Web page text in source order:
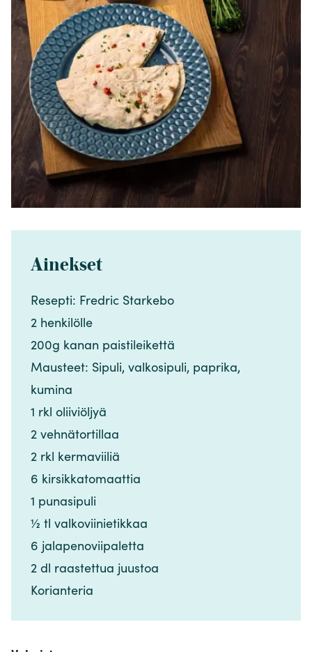
Ainekset
Resepti: Fredric Starkebo​​​​‌ ‍ ​‍​‍‌‍ ‌ ​‍‌‍‍‌‌‍‌ ‌‍‍‌‌‍ ‍​‍​‍​ ‍‍​‍​‍‌ ​ ‌‍​‌‌‍ ‍‌‍‍‌‌ ‌​‌ ‍‌​‍ ‍‌‍‍‌‌‍ ​‍​‍​‍ ​​‍​‍‌‍‍​‌ ​‍‌‍‌‌‌‍‌‍​‍​‍​ ‍‍​‍​‍‌‍‍​‌ ‌​‌ ‌​‌ ​​‌ ​ ​ ‍‍​‍ ​‍ ‌‍​ ‌‍ ‌‌ ​ ​‍ ‍‌‍​ ‌‍‌‌‌ ​‍‌ ‌‍‌‍‌‌‌ ​‍‌‍​‌​‍ ‍‌ ​ ‌‍‌‌​‍ ‌ ​​‌ ​‍‌‍ ‌‍‌​‌ ‌‌‌‍​ ‌ ‌​‌‍‍‌‌‍ ‌‍ ‍​‍ ‌‍‍‌‌‍ ‍‌ ‌​‌‍‌‌‌‍ ‍‌ ‌​​‍ ‌‍‌‌‌‍‌​‌‍‍‌‌ ‌​​‍ ‌‍ ‌‌‍ ‌‍‌​‌‍‌‌​ ‌‌ ​​‌ ​‍‌‍‌‌‌ ​ ‌‍‌‌‌‍ ‍‌ ‌​‌‍​‌‌ ‌​‌‍‍‌‌‍ ‌‍ ‍​ ‍ ‌‍‍‌‌‍‌​​ ‌‌‍‍‌​ ​‌​ ‍​‌‍ ‍​‍ ‍‌‍‌​‌‍​ ‌‍​ ​ ​‍​ ​‌​ ​ ‌‍‌‌​ ​​​‍ ‌‌‍​‌‌‍‌​‌‍‌​‌‍‌‌​‍ ‌​ ‌​‌‍‌‌‌‍‌‍‌‍‌‍​‍ ‌‌‍​‌‌‍‌‌​ ‌ ​ ​ ​‍ ‌‌‍‌‌​ ‍​‌‍​‌‌‍‌​‌‍‌​​ ‌ ​ ‍‌‌‍​‌​ ​‌‌‍‌‍​ ‌‌​ ​‌​‍ ‍‌‍‌‍‌‍‍‌​ ‍ ‌ ‌​‌ ‍‌‌ ​​‌‍‌‌​ ‌‌ ​​‌‍​‌‌‍‌ ‌‍‌‌​ ‍ ‌ ​​‌‍​‌‌ ‌​‌‍‍​​ ‌‌‍​‍‌‍ ​‌‍ ‌‍​ ‌‍‍ ‌ ​ ​‍‌‌​ ‌‌‌​​‍‌‌ ‌‍‍ ‌‍‌‌‌ ‍‌​‍‌‌​ ​ ‌​‌​​‍‌‌​ ​ ‌​‌​​‍‌‌​ ​‍​ ​‍​ ‌‍‌‍​ ‌‍​‌​ ‍​‌‍‌​‌‍​‌‌‍‌‌‌‍‌‍​ ‌‌​ ​‌​ ‌​​ ‌‌​‍‌‌​ ​‍​ ​‍​‍‌‌​ ‌‌‌​‌​​‍ ‍‌‍​ ‌‍ ‌‍ ​‌ ‌‌‌‍ ‌‌‍ ‍‌ ​ ​‍‌‌​ ‌‌‌​​‍‌‌ ‌‍‍ ‌‍‌‌‌ ‍‌​‍‌‌​ ​ ‌​‌​​‍‌‌​ ​ ‌​‌​​‍‌‌​ ​‍​ ​‍​ ​‍‌‍‌‍​ ‌‍​ ‌‌‌‍‌‍​ ‌‌‌‍‌​​ ‌‌​ ​ ‌‍​ ‌‍​‌​ ​‍​‍‌‌​ ​‍​ ​‍​‍‌‌​ ‌‌‌​‌​​‍ ‍‌‍‍‌‌ ‌​‌‍‌‌‌‍ ‌‌ ​ ​‍‌‌​ ‌‌‌​​‍​ ​​​‍‌‌​ ‌‌‌​‌​​ ‌‍​‍‌‍​‌‌ ​ ‌‍‌‌‌‌‌‌‌ ​‍‌‍ ​​ ‌‌‍‍​‌ ‌​‌ ‌​‌ ​​‌ ​ ​‍‌‌​ ​ ‌​​‌​‍‌‌​ ​‍‌​‌‍​‍‌‌​ ​‍‌​‌‍‌‍​ ‌‍ ‌‌ ​ ​‍ ‍‌‍​ ‌‍‌‌‌ ​‍‌ ‌‍‌‍‌‌‌ ​‍‌‍​‌​‍ ‍‌ ​ ‌‍‌‌​‍‌‍‌‍‍‌‌‍‌​​ ‌‌‍‍‌​ ​‌​ ‍​‌‍ ‍​‍ ‍‌‍‌​‌‍​ ‌‍​ ​ ​‍​ ​‌​ ​ ‌‍‌‌​ ​​​‍ ‌‌‍​‌‌‍‌​‌‍‌​‌‍‌‌​‍ ‌​ ‌​‌‍‌‌‌‍‌‍‌‍‌‍​‍ ‌‌‍​‌‌‍‌‌​ ‌ ​ ​ ​‍ ‌‌‍‌‌​ ‍​‌‍​‌‌‍‌​‌‍‌​​ ‌ ​ ‍‌‌‍​‌​ ​‌‌‍‌‍​ ‌‌​ ​‌​‍ ‍‌‍‌‍‌‍‍‌​‍‌‍‌ ‌​‌ ‍‌‌ ​​‌‍‌‌​ ‌‌ ​​‌‍​‌‌‍‌ ‌‍‌‌​‍‌‍‌ ​​‌‍​‌‌ ‌​‌‍‍​​ ‌‌‍​‍‌‍ ​‌‍ ‌‍​ ‌‍‍ ‌ ​ ​‍‌‌​ ‌‌‌​​‍‌‌ ‌‍‍ ‌‍‌‌‌ ‍‌​‍‌‌​ ​ ‌​‌​​‍‌‌​ ​ ‌​‌​​‍‌‌​ ​‍​ ​‍​ ‌‍‌‍​ ‌‍​‌​ ‍​‌‍‌​‌‍​‌‌‍‌‌‌‍‌‍​ ‌‌​ ​‌​ ‌​​ ‌‌​‍‌‌​ ​‍​ ​‍​‍‌‌​ ‌‌‌​‌​​‍ ‍‌‍​ ‌‍ ‌‍ ​‌ ‌‌‌‍ ‌‌‍ ‍‌ ​ ​‍‌‌​ ‌‌‌​​‍‌‌ ‌‍‍ ‌‍‌‌‌ ‍‌​‍‌‌​ ​ ‌​‌​​‍‌‌​ ​ ‌​‌​​‍‌‌​ ​‍​ ​‍​ ​‍‌‍‌‍​ ‌‍​ ‌‌‌‍‌‍​ ‌‌‌‍‌​​ ‌‌​ ​ ‌‍​ ‌‍​‌​ ​‍​‍‌‌​ ​‍​ ​‍​‍‌‌​ ‌‌‌​‌​​‍ ‍‌‍‍‌‌ ‌​‌‍‌‌‌‍ ‌‌ ​ ​‍‌‌​ ‌‌‌​​‍​ ​​​‍‌‌​ ‌‌‌​‌​​‍‌‍‌ ‌ ‌‍ ‌ ​‍‌‍‍ ‌ ​ ‌ ​​‌‍​‌‌‍​ ‌‍‌‌​ ‌‌ ​​‌ ​‍‌‍ ‌‍‌​‌ ‌‌‌‍​ ‌ ‌​‌‍‍‌‌‍ ‌‍ ‍​‍‌‍‌ ​​‌‍‌‌‌ ​‍‌ ​ ‌ ​​‌‍‌‌‌‍​ ‌ ‌​‌‍‍‌‌ ‌‍‌‍‌‌​ ‌‌ ​​‌ ‌‌‌‍​‍‌‍ ​‌‍‍‌‌ ​ ‌‍‍​‌‍‌‌‌‍‌​​‍​‍‌ ‌
2 henkilölle​​​​‌ ‍ ​‍​‍‌‍ ‌ ​‍‌‍‍‌‌‍‌ ‌‍‍‌‌‍ ‍​‍​‍​ ‍‍​‍​‍‌ ​ ‌‍​‌‌‍ ‍‌‍‍‌‌ ‌​‌ ‍‌​‍ ‍‌‍‍‌‌‍ ​‍​‍​‍ ​​‍​‍‌‍‍​‌ ​‍‌‍‌‌‌‍‌‍​‍​‍​ ‍‍​‍​‍‌‍‍​‌ ‌​‌ ‌​‌ ​​‌ ​ ​ ‍‍​‍ ​‍ ‌‍​ ‌‍ ‌‌ ​ ​‍ ‍‌‍​ ‌‍‌‌‌ ​‍‌ ‌‍‌‍‌‌‌ ​‍‌‍​‌​‍ ‍‌ ​ ‌‍‌‌​‍ ‌ ​​‌ ​‍‌‍ ‌‍‌​‌ ‌‌‌‍​ ‌ ‌​‌‍‍‌‌‍ ‌‍ ‍​‍ ‌‍‍‌‌‍ ‍‌ ‌​‌‍‌‌‌‍ ‍‌ ‌​​‍ ‌‍‌‌‌‍‌​‌‍‍‌‌ ‌​​‍ ‌‍ ‌‌‍ ‌‍‌​‌‍‌‌​ ‌‌ ​​‌ ​‍‌‍‌‌‌ ​ ‌‍‌‌‌‍ ‍‌ ‌​‌‍​‌‌ ‌​‌‍‍‌‌‍ ‌‍ ‍​ ‍ ‌‍‍‌‌‍‌​​ ‌‌‍‍‌​ ​‌​ ‍​‌‍ ‍​‍ ‍‌‍‌​‌‍​ ‌‍​ ​ ​‍​ ​‌​ ​ ‌‍‌‌​ ​​​‍ ‌‌‍​‌‌‍‌​‌‍‌​‌‍‌‌​‍ ‌​ ‌​‌‍‌‌‌‍‌‍‌‍‌‍​‍ ‌‌‍​‌‌‍‌‌​ ‌ ​ ​ ​‍ ‌‌‍‌‌​ ‍​‌‍​‌‌‍‌​‌‍‌​​ ‌ ​ ‍‌‌‍​‌​ ​‌‌‍‌‍​ ‌‌​ ​‌​‍ ‍‌‍‌‍‌‍‍‌​ ‍ ‌ ‌​‌ ‍‌‌ ​​‌‍‌‌​ ‌‌ ​​‌‍​‌‌‍‌ ‌‍‌‌​ ‍ ‌ ​​‌‍​‌‌ ‌​‌‍‍​​ ‌‌‍​‍‌‍ ​‌‍ ‌‍​ ‌‍‍ ‌ ​ ​‍‌‌​ ‌‌‌​​‍‌‌ ‌‍‍ ‌‍‌‌‌ ‍‌​‍‌‌​ ​ ‌​‌​​‍‌‌​ ​ ‌​‌​​‍‌‌​ ​‍​ ​‍​ ‌‍‌‍​ ‌‍​‌​ ‍​‌‍‌​‌‍​‌‌‍‌‌‌‍‌‍​ ‌‌​ ​‌​ ‌​​ ‌‌​‍‌‌​ ​‍​ ​‍​‍‌‌​ ‌‌‌​‌​​‍ ‍‌‍​ ‌‍ ‌‍ ​‌ ‌‌‌‍ ‌‌‍ ‍‌ ​ ​‍‌‌​ ‌‌‌​​‍‌‌ ‌‍‍ ‌‍‌‌‌ ‍‌​‍‌‌​ ​ ‌​‌​​‍‌‌​ ​ ‌​‌​​‍‌‌​ ​‍​ ​‍​ ​‍‌‍‌‍​ ‌‍​ ‌‌‌‍‌‍​ ‌‌‌‍‌​​ ‌‌​ ​ ‌‍​ ‌‍​‌​ ​‍​‍‌‌​ ​‍​ ​‍​‍‌‌​ ‌‌‌​‌​​‍ ‍‌‍‍‌‌ ‌​‌‍‌‌‌‍ ‌‌ ​ ​‍‌‌​ ‌‌‌​​‍​ ​‌​‍‌‌​ ‌‌‌​‌​​ ‌‍​‍‌‍​‌‌ ​ ‌‍‌‌‌‌‌‌‌ ​‍‌‍ ​​ ‌‌‍‍​‌ ‌​‌ ‌​‌ ​​‌ ​ ​‍‌‌​ ​ ‌​​‌​‍‌‌​ ​‍‌​‌‍​‍‌‌​ ​‍‌​‌‍‌‍​ ‌‍ ‌‌ ​ ​‍ ‍‌‍​ ‌‍‌‌‌ ​‍‌ ‌‍‌‍‌‌‌ ​‍‌‍​‌​‍ ‍‌ ​ ‌‍‌‌​‍‌‍‌‍‍‌‌‍‌​​ ‌‌‍‍‌​ ​‌​ ‍​‌‍ ‍​‍ ‍‌‍‌​‌‍​ ‌‍​ ​ ​‍​ ​‌​ ​ ‌‍‌‌​ ​​​‍ ‌‌‍​‌‌‍‌​‌‍‌​‌‍‌‌​‍ ‌​ ‌​‌‍‌‌‌‍‌‍‌‍‌‍​‍ ‌‌‍​‌‌‍‌‌​ ‌ ​ ​ ​‍ ‌‌‍‌‌​ ‍​‌‍​‌‌‍‌​‌‍‌​​ ‌ ​ ‍‌‌‍​‌​ ​‌‌‍‌‍​ ‌‌​ ​‌​‍ ‍‌‍‌‍‌‍‍‌​‍‌‍‌ ‌​‌ ‍‌‌ ​​‌‍‌‌​ ‌‌ ​​‌‍​‌‌‍‌ ‌‍‌‌​‍‌‍‌ ​​‌‍​‌‌ ‌​‌‍‍​​ ‌‌‍​‍‌‍ ​‌‍ ‌‍​ ‌‍‍ ‌ ​ ​‍‌‌​ ‌‌‌​​‍‌‌ ‌‍‍ ‌‍‌‌‌ ‍‌​‍‌‌​ ​ ‌​‌​​‍‌‌​ ​ ‌​‌​​‍‌‌​ ​‍​ ​‍​ ‌‍‌‍​ ‌‍​‌​ ‍​‌‍‌​‌‍​‌‌‍‌‌‌‍‌‍​ ‌‌​ ​‌​ ‌​​ ‌‌​‍‌‌​ ​‍​ ​‍​‍‌‌​ ‌‌‌​‌​​‍ ‍‌‍​ ‌‍ ‌‍ ​‌ ‌‌‌‍ ‌‌‍ ‍‌ ​ ​‍‌‌​ ‌‌‌​​‍‌‌ ‌‍‍ ‌‍‌‌‌ ‍‌​‍‌‌​ ​ ‌​‌​​‍‌‌​ ​ ‌​‌​​‍‌‌​ ​‍​ ​‍​ ​‍‌‍‌‍​ ‌‍​ ‌‌‌‍‌‍​ ‌‌‌‍‌​​ ‌‌​ ​ ‌‍​ ‌‍​‌​ ​‍​‍‌‌​ ​‍​ ​‍​‍‌‌​ ‌‌‌​‌​​‍ ‍‌‍‍‌‌ ‌​‌‍‌‌‌‍ ‌‌ ​ ​‍‌‌​ ‌‌‌​​‍​ ​‌​‍‌‌​ ‌‌‌​‌​​‍‌‍‌ ‌ ‌‍ ‌ ​‍‌‍‍ ‌ ​ ‌ ​​‌‍​‌‌‍​ ‌‍‌‌​ ‌‌ ​​‌ ​‍‌‍ ‌‍‌​‌ ‌‌‌‍​ ‌ ‌​‌‍‍‌‌‍ ‌‍ ‍​‍‌‍‌ ​​‌‍‌‌‌ ​‍‌ ​ ‌ ​​‌‍‌‌‌‍​ ‌ ‌​‌‍‍‌‌ ‌‍‌‍‌‌​ ‌‌ ​​‌ ‌‌‌‍​‍‌‍ ​‌‍‍‌‌ ​ ‌‍‍​‌‍‌‌‌‍‌​​‍​‍‌ ‌
200g kanan paistileikettä​​​​‌ ‍ ​‍​‍‌‍ ‌ ​‍‌‍‍‌‌‍‌ ‌‍‍‌‌‍ ‍​‍​‍​ ‍‍​‍​‍‌ ​ ‌‍​‌‌‍ ‍‌‍‍‌‌ ‌​‌ ‍‌​‍ ‍‌‍‍‌‌‍ ​‍​‍​‍ ​​‍​‍‌‍‍​‌ ​‍‌‍‌‌‌‍‌‍​‍​‍​ ‍‍​‍​‍‌‍‍​‌ ‌​‌ ‌​‌ ​​‌ ​ ​ ‍‍​‍ ​‍ ‌‍​ ‌‍ ‌‌ ​ ​‍ ‍‌‍​ ‌‍‌‌‌ ​‍‌ ‌‍‌‍‌‌‌ ​‍‌‍​‌​‍ ‍‌ ​ ‌‍‌‌​‍ ‌ ​​‌ ​‍‌‍ ‌‍‌​‌ ‌‌‌‍​ ‌ ‌​‌‍‍‌‌‍ ‌‍ ‍​‍ ‌‍‍‌‌‍ ‍‌ ‌​‌‍‌‌‌‍ ‍‌ ‌​​‍ ‌‍‌‌‌‍‌​‌‍‍‌‌ ‌​​‍ ‌‍ ‌‌‍ ‌‍‌​‌‍‌‌​ ‌‌ ​​‌ ​‍‌‍‌‌‌ ​ ‌‍‌‌‌‍ ‍‌ ‌​‌‍​‌‌ ‌​‌‍‍‌‌‍ ‌‍ ‍​ ‍ ‌‍‍‌‌‍‌​​ ‌‌‍‍‌​ ​‌​ ‍​‌‍ ‍​‍ ‍‌‍‌​‌‍​ ‌‍​ ​ ​‍​ ​‌​ ​ ‌‍‌‌​ ​​​‍ ‌‌‍​‌‌‍‌​‌‍‌​‌‍‌‌​‍ ‌​ ‌​‌‍‌‌‌‍‌‍‌‍‌‍​‍ ‌‌‍​‌‌‍‌‌​ ‌ ​ ​ ​‍ ‌‌‍‌‌​ ‍​‌‍​‌‌‍‌​‌‍‌​​ ‌ ​ ‍‌‌‍​‌​ ​‌‌‍‌‍​ ‌‌​ ​‌​‍ ‍‌‍‌‍‌‍‍‌​ ‍ ‌ ‌​‌ ‍‌‌ ​​‌‍‌‌​ ‌‌ ​​‌‍​‌‌‍‌ ‌‍‌‌​ ‍ ‌ ​​‌‍​‌‌ ‌​‌‍‍​​ ‌‌‍​‍‌‍ ​‌‍ ‌‍​ ‌‍‍ ‌ ​ ​‍‌‌​ ‌‌‌​​‍‌‌ ‌‍‍ ‌‍‌‌‌ ‍‌​‍‌‌​ ​ ‌​‌​​‍‌‌​ ​ ‌​‌​​‍‌‌​ ​‍​ ​‍​ ‌‍‌‍​ ‌‍​‌​ ‍​‌‍‌​‌‍​‌‌‍‌‌‌‍‌‍​ ‌‌​ ​‌​ ‌​​ ‌‌​‍‌‌​ ​‍​ ​‍​‍‌‌​ ‌‌‌​‌​​‍ ‍‌‍​ ‌‍ ‌‍ ​‌ ‌‌‌‍ ‌‌‍ ‍‌ ​ ​‍‌‌​ ‌‌‌​​‍‌‌ ‌‍‍ ‌‍‌‌‌ ‍‌​‍‌‌​ ​ ‌​‌​​‍‌‌​ ​ ‌​‌​​‍‌‌​ ​‍​ ​‍​ ​‍‌‍‌‍​ ‌‍​ ‌‌‌‍‌‍​ ‌‌‌‍‌​​ ‌‌​ ​ ‌‍​ ‌‍​‌​ ​‍​‍‌‌​ ​‍​ ​‍​‍‌‌​ ‌‌‌​‌​​‍ ‍‌‍‍‌‌ ‌​‌‍‌‌‌‍ ‌‌ ​ ​‍‌‌​ ‌‌‌​​‍​ ​‍​‍‌‌​ ‌‌‌​‌​​ ‌‍​‍‌‍​‌‌ ​ ‌‍‌‌‌‌‌‌‌ ​‍‌‍ ​​ ‌‌‍‍​‌ ‌​‌ ‌​‌ ​​‌ ​ ​‍‌‌​ ​ ‌​​‌​‍‌‌​ ​‍‌​‌‍​‍‌‌​ ​‍‌​‌‍‌‍​ ‌‍ ‌‌ ​ ​‍ ‍‌‍​ ‌‍‌‌‌ ​‍‌ ‌‍‌‍‌‌‌ ​‍‌‍​‌​‍ ‍‌ ​ ‌‍‌‌​‍‌‍‌‍‍‌‌‍‌​​ ‌‌‍‍‌​ ​‌​ ‍​‌‍ ‍​‍ ‍‌‍‌​‌‍​ ‌‍​ ​ ​‍​ ​‌​ ​ ‌‍‌‌​ ​​​‍ ‌‌‍​‌‌‍‌​‌‍‌​‌‍‌‌​‍ ‌​ ‌​‌‍‌‌‌‍‌‍‌‍‌‍​‍ ‌‌‍​‌‌‍‌‌​ ‌ ​ ​ ​‍ ‌‌‍‌‌​ ‍​‌‍​‌‌‍‌​‌‍‌​​ ‌ ​ ‍‌‌‍​‌​ ​‌‌‍‌‍​ ‌‌​ ​‌​‍ ‍‌‍‌‍‌‍‍‌​‍‌‍‌ ‌​‌ ‍‌‌ ​​‌‍‌‌​ ‌‌ ​​‌‍​‌‌‍‌ ‌‍‌‌​‍‌‍‌ ​​‌‍​‌‌ ‌​‌‍‍​​ ‌‌‍​‍‌‍ ​‌‍ ‌‍​ ‌‍‍ ‌ ​ ​‍‌‌​ ‌‌‌​​‍‌‌ ‌‍‍ ‌‍‌‌‌ ‍‌​‍‌‌​ ​ ‌​‌​​‍‌‌​ ​ ‌​‌​​‍‌‌​ ​‍​ ​‍​ ‌‍‌‍​ ‌‍​‌​ ‍​‌‍‌​‌‍​‌‌‍‌‌‌‍‌‍​ ‌‌​ ​‌​ ‌​​ ‌‌​‍‌‌​ ​‍​ ​‍​‍‌‌​ ‌‌‌​‌​​‍ ‍‌‍​ ‌‍ ‌‍ ​‌ ‌‌‌‍ ‌‌‍ ‍‌ ​ ​‍‌‌​ ‌‌‌​​‍‌‌ ‌‍‍ ‌‍‌‌‌ ‍‌​‍‌‌​ ​ ‌​‌​​‍‌‌​ ​ ‌​‌​​‍‌‌​ ​‍​ ​‍​ ​‍‌‍‌‍​ ‌‍​ ‌‌‌‍‌‍​ ‌‌‌‍‌​​ ‌‌​ ​ ‌‍​ ‌‍​‌​ ​‍​‍‌‌​ ​‍​ ​‍​‍‌‌​ ‌‌‌​‌​​‍ ‍‌‍‍‌‌ ‌​‌‍‌‌‌‍ ‌‌ ​ ​‍‌‌​ ‌‌‌​​‍​ ​‍​‍‌‌​ ‌‌‌​‌​​‍‌‍‌ ‌ ‌‍ ‌ ​‍‌‍‍ ‌ ​ ‌ ​​‌‍​‌‌‍​ ‌‍‌‌​ ‌‌ ​​‌ ​‍‌‍ ‌‍‌​‌ ‌‌‌‍​ ‌ ‌​‌‍‍‌‌‍ ‌‍ ‍​‍‌‍‌ ​​‌‍‌‌‌ ​‍‌ ​ ‌ ​​‌‍‌‌‌‍​ ‌ ‌​‌‍‍‌‌ ‌‍‌‍‌‌​ ‌‌ ​​‌ ‌‌‌‍​‍‌‍ ​‌‍‍‌‌ ​ ‌‍‍​‌‍‌‌‌‍‌​​‍​‍‌ ‌
Mausteet: Sipuli, valkosipuli, paprika,
kumina​​​​‌ ‍ ​‍​‍‌‍ ‌ ​‍‌‍‍‌‌‍‌ ‌‍‍‌‌‍ ‍​‍​‍​ ‍‍​‍​‍‌ ​ ‌‍​‌‌‍ ‍‌‍‍‌‌ ‌​‌ ‍‌​‍ ‍‌‍‍‌‌‍ ​‍​‍​‍ ​​‍​‍‌‍‍​‌ ​‍‌‍‌‌‌‍‌‍​‍​‍​ ‍‍​‍​‍‌‍‍​‌ ‌​‌ ‌​‌ ​​‌ ​ ​ ‍‍​‍ ​‍ ‌‍​ ‌‍ ‌‌ ​ ​‍ ‍‌‍​ ‌‍‌‌‌ ​‍‌ ‌‍‌‍‌‌‌ ​‍‌‍​‌​‍ ‍‌ ​ ‌‍‌‌​‍ ‌ ​​‌ ​‍‌‍ ‌‍‌​‌ ‌‌‌‍​ ‌ ‌​‌‍‍‌‌‍ ‌‍ ‍​‍ ‌‍‍‌‌‍ ‍‌ ‌​‌‍‌‌‌‍ ‍‌ ‌​​‍ ‌‍‌‌‌‍‌​‌‍‍‌‌ ‌​​‍ ‌‍ ‌‌‍ ‌‍‌​‌‍‌‌​ ‌‌ ​​‌ ​‍‌‍‌‌‌ ​ ‌‍‌‌‌‍ ‍‌ ‌​‌‍​‌‌ ‌​‌‍‍‌‌‍ ‌‍ ‍​ ‍ ‌‍‍‌‌‍‌​​ ‌‌‍‍‌​ ​‌​ ‍​‌‍ ‍​‍ ‍‌‍‌​‌‍​ ‌‍​ ​ ​‍​ ​‌​ ​ ‌‍‌‌​ ​​​‍ ‌‌‍​‌‌‍‌​‌‍‌​‌‍‌‌​‍ ‌​ ‌​‌‍‌‌‌‍‌‍‌‍‌‍​‍ ‌‌‍​‌‌‍‌‌​ ‌ ​ ​ ​‍ ‌‌‍‌‌​ ‍​‌‍​‌‌‍‌​‌‍‌​​ ‌ ​ ‍‌‌‍​‌​ ​‌‌‍‌‍​ ‌‌​ ​‌​‍ ‍‌‍‌‍‌‍‍‌​ ‍ ‌ ‌​‌ ‍‌‌ ​​‌‍‌‌​ ‌‌ ​​‌‍​‌‌‍‌ ‌‍‌‌​ ‍ ‌ ​​‌‍​‌‌ ‌​‌‍‍​​ ‌‌‍​‍‌‍ ​‌‍ ‌‍​ ‌‍‍ ‌ ​ ​‍‌‌​ ‌‌‌​​‍‌‌ ‌‍‍ ‌‍‌‌‌ ‍‌​‍‌‌​ ​ ‌​‌​​‍‌‌​ ​ ‌​‌​​‍‌‌​ ​‍​ ​‍​ ‌‍‌‍​ ‌‍​‌​ ‍​‌‍‌​‌‍​‌‌‍‌‌‌‍‌‍​ ‌‌​ ​‌​ ‌​​ ‌‌​‍‌‌​ ​‍​ ​‍​‍‌‌​ ‌‌‌​‌​​‍ ‍‌‍​ ‌‍ ‌‍ ​‌ ‌‌‌‍ ‌‌‍ ‍‌ ​ ​‍‌‌​ ‌‌‌​​‍‌‌ ‌‍‍ ‌‍‌‌‌ ‍‌​‍‌‌​ ​ ‌​‌​​‍‌‌​ ​ ‌​‌​​‍‌‌​ ​‍​ ​‍​ ​‍‌‍‌‍​ ‌‍​ ‌‌‌‍‌‍​ ‌‌‌‍‌​​ ‌‌​ ​ ‌‍​ ‌‍​‌​ ​‍​‍‌‌​ ​‍​ ​‍​‍‌‌​ ‌‌‌​‌​​‍ ‍‌‍‍‌‌ ‌​‌‍‌‌‌‍ ‌‌ ​ ​‍‌‌​ ‌‌‌​​‍​ ​ ​‍‌‌​ ‌‌‌​‌​​ ‌‍​‍‌‍​‌‌ ​ ‌‍‌‌‌‌‌‌‌ ​‍‌‍ ​​ ‌‌‍‍​‌ ‌​‌ ‌​‌ ​​‌ ​ ​‍‌‌​ ​ ‌​​‌​‍‌‌​ ​‍‌​‌‍​‍‌‌​ ​‍‌​‌‍‌‍​ ‌‍ ‌‌ ​ ​‍ ‍‌‍​ ‌‍‌‌‌ ​‍‌ ‌‍‌‍‌‌‌ ​‍‌‍​‌​‍ ‍‌ ​ ‌‍‌‌​‍‌‍‌‍‍‌‌‍‌​​ ‌‌‍‍‌​ ​‌​ ‍​‌‍ ‍​‍ ‍‌‍‌​‌‍​ ‌‍​ ​ ​‍​ ​‌​ ​ ‌‍‌‌​ ​​​‍ ‌‌‍​‌‌‍‌​‌‍‌​‌‍‌‌​‍ ‌​ ‌​‌‍‌‌‌‍‌‍‌‍‌‍​‍ ‌‌‍​‌‌‍‌‌​ ‌ ​ ​ ​‍ ‌‌‍‌‌​ ‍​‌‍​‌‌‍‌​‌‍‌​​ ‌ ​ ‍‌‌‍​‌​ ​‌‌‍‌‍​ ‌‌​ ​‌​‍ ‍‌‍‌‍‌‍‍‌​‍‌‍‌ ‌​‌ ‍‌‌ ​​‌‍‌‌​ ‌‌ ​​‌‍​‌‌‍‌ ‌‍‌‌​‍‌‍‌ ​​‌‍​‌‌ ‌​‌‍‍​​ ‌‌‍​‍‌‍ ​‌‍ ‌‍​ ‌‍‍ ‌ ​ ​‍‌‌​ ‌‌‌​​‍‌‌ ‌‍‍ ‌‍‌‌‌ ‍‌​‍‌‌​ ​ ‌​‌​​‍‌‌​ ​ ‌​‌​​‍‌‌​ ​‍​ ​‍​ ‌‍‌‍​ ‌‍​‌​ ‍​‌‍‌​‌‍​‌‌‍‌‌‌‍‌‍​ ‌‌​ ​‌​ ‌​​ ‌‌​‍‌‌​ ​‍​ ​‍​‍‌‌​ ‌‌‌​‌​​‍ ‍‌‍​ ‌‍ ‌‍ ​‌ ‌‌‌‍ ‌‌‍ ‍‌ ​ ​‍‌‌​ ‌‌‌​​‍‌‌ ‌‍‍ ‌‍‌‌‌ ‍‌​‍‌‌​ ​ ‌​‌​​‍‌‌​ ​ ‌​‌​​‍‌‌​ ​‍​ ​‍​ ​‍‌‍‌‍​ ‌‍​ ‌‌‌‍‌‍​ ‌‌‌‍‌​​ ‌‌​ ​ ‌‍​ ‌‍​‌​ ​‍​‍‌‌​ ​‍​ ​‍​‍‌‌​ ‌‌‌​‌​​‍ ‍‌‍‍‌‌ ‌​‌‍‌‌‌‍ ‌‌ ​ ​‍‌‌​ ‌‌‌​​‍​ ​ ​‍‌‌​ ‌‌‌​‌​​‍‌‍‌ ‌ ‌‍ ‌ ​‍‌‍‍ ‌ ​ ‌ ​​‌‍​‌‌‍​ ‌‍‌‌​ ‌‌ ​​‌ ​‍‌‍ ‌‍‌​‌ ‌‌‌‍​ ‌ ‌​‌‍‍‌‌‍ ‌‍ ‍​‍‌‍‌ ​​‌‍‌‌‌ ​‍‌ ​ ‌ ​​‌‍‌‌‌‍​ ‌ ‌​‌‍‍‌‌ ‌‍‌‍‌‌​ ‌‌ ​​‌ ‌‌‌‍​‍‌‍ ​‌‍‍‌‌ ​ ‌‍‍​‌‍‌‌‌‍‌​​‍​‍‌ ‌
1 rkl oliiviöljyä​​​​‌ ‍ ​‍​‍‌‍ ‌ ​‍‌‍‍‌‌‍‌ ‌‍‍‌‌‍ ‍​‍​‍​ ‍‍​‍​‍‌ ​ ‌‍​‌‌‍ ‍‌‍‍‌‌ ‌​‌ ‍‌​‍ ‍‌‍‍‌‌‍ ​‍​‍​‍ ​​‍​‍‌‍‍​‌ ​‍‌‍‌‌‌‍‌‍​‍​‍​ ‍‍​‍​‍‌‍‍​‌ ‌​‌ ‌​‌ ​​‌ ​ ​ ‍‍​‍ ​‍ ‌‍​ ‌‍ ‌‌ ​ ​‍ ‍‌‍​ ‌‍‌‌‌ ​‍‌ ‌‍‌‍‌‌‌ ​‍‌‍​‌​‍ ‍‌ ​ ‌‍‌‌​‍ ‌ ​​‌ ​‍‌‍ ‌‍‌​‌ ‌‌‌‍​ ‌ ‌​‌‍‍‌‌‍ ‌‍ ‍​‍ ‌‍‍‌‌‍ ‍‌ ‌​‌‍‌‌‌‍ ‍‌ ‌​​‍ ‌‍‌‌‌‍‌​‌‍‍‌‌ ‌​​‍ ‌‍ ‌‌‍ ‌‍‌​‌‍‌‌​ ‌‌ ​​‌ ​‍‌‍‌‌‌ ​ ‌‍‌‌‌‍ ‍‌ ‌​‌‍​‌‌ ‌​‌‍‍‌‌‍ ‌‍ ‍​ ‍ ‌‍‍‌‌‍‌​​ ‌‌‍‍‌​ ​‌​ ‍​‌‍ ‍​‍ ‍‌‍‌​‌‍​ ‌‍​ ​ ​‍​ ​‌​ ​ ‌‍‌‌​ ​​​‍ ‌‌‍​‌‌‍‌​‌‍‌​‌‍‌‌​‍ ‌​ ‌​‌‍‌‌‌‍‌‍‌‍‌‍​‍ ‌‌‍​‌‌‍‌‌​ ‌ ​ ​ ​‍ ‌‌‍‌‌​ ‍​‌‍​‌‌‍‌​‌‍‌​​ ‌ ​ ‍‌‌‍​‌​ ​‌‌‍‌‍​ ‌‌​ ​‌​‍ ‍‌‍‌‍‌‍‍‌​ ‍ ‌ ‌​‌ ‍‌‌ ​​‌‍‌‌​ ‌‌ ​​‌‍​‌‌‍‌ ‌‍‌‌​ ‍ ‌ ​​‌‍​‌‌ ‌​‌‍‍​​ ‌‌‍​‍‌‍ ​‌‍ ‌‍​ ‌‍‍ ‌ ​ ​‍‌‌​ ‌‌‌​​‍‌‌ ‌‍‍ ‌‍‌‌‌ ‍‌​‍‌‌​ ​ ‌​‌​​‍‌‌​ ​ ‌​‌​​‍‌‌​ ​‍​ ​‍​ ‌‍‌‍​ ‌‍​‌​ ‍​‌‍‌​‌‍​‌‌‍‌‌‌‍‌‍​ ‌‌​ ​‌​ ‌​​ ‌‌​‍‌‌​ ​‍​ ​‍​‍‌‌​ ‌‌‌​‌​​‍ ‍‌‍​ ‌‍ ‌‍ ​‌ ‌‌‌‍ ‌‌‍ ‍‌ ​ ​‍‌‌​ ‌‌‌​​‍‌‌ ‌‍‍ ‌‍‌‌‌ ‍‌​‍‌‌​ ​ ‌​‌​​‍‌‌​ ​ ‌​‌​​‍‌‌​ ​‍​ ​‍​ ​‍‌‍‌‍​ ‌‍​ ‌‌‌‍‌‍​ ‌‌‌‍‌​​ ‌‌​ ​ ‌‍​ ‌‍​‌​ ​‍​‍‌‌​ ​‍​ ​‍​‍‌‌​ ‌‌‌​‌​​‍ ‍‌‍‍‌‌ ‌​‌‍‌‌‌‍ ‌‌ ​ ​‍‌‌​ ‌‌‌​​‍​ ‌​​‍‌‌​ ‌‌‌​‌​​ ‌‍​‍‌‍​‌‌ ​ ‌‍‌‌‌‌‌‌‌ ​‍‌‍ ​​ ‌‌‍‍​‌ ‌​‌ ‌​‌ ​​‌ ​ ​‍‌‌​ ​ ‌​​‌​‍‌‌​ ​‍‌​‌‍​‍‌‌​ ​‍‌​‌‍‌‍​ ‌‍ ‌‌ ​ ​‍ ‍‌‍​ ‌‍‌‌‌ ​‍‌ ‌‍‌‍‌‌‌ ​‍‌‍​‌​‍ ‍‌ ​ ‌‍‌‌​‍‌‍‌‍‍‌‌‍‌​​ ‌‌‍‍‌​ ​‌​ ‍​‌‍ ‍​‍ ‍‌‍‌​‌‍​ ‌‍​ ​ ​‍​ ​‌​ ​ ‌‍‌‌​ ​​​‍ ‌‌‍​‌‌‍‌​‌‍‌​‌‍‌‌​‍ ‌​ ‌​‌‍‌‌‌‍‌‍‌‍‌‍​‍ ‌‌‍​‌‌‍‌‌​ ‌ ​ ​ ​‍ ‌‌‍‌‌​ ‍​‌‍​‌‌‍‌​‌‍‌​​ ‌ ​ ‍‌‌‍​‌​ ​‌‌‍‌‍​ ‌‌​ ​‌​‍ ‍‌‍‌‍‌‍‍‌​‍‌‍‌ ‌​‌ ‍‌‌ ​​‌‍‌‌​ ‌‌ ​​‌‍​‌‌‍‌ ‌‍‌‌​‍‌‍‌ ​​‌‍​‌‌ ‌​‌‍‍​​ ‌‌‍​‍‌‍ ​‌‍ ‌‍​ ‌‍‍ ‌ ​ ​‍‌‌​ ‌‌‌​​‍‌‌ ‌‍‍ ‌‍‌‌‌ ‍‌​‍‌‌​ ​ ‌​‌​​‍‌‌​ ​ ‌​‌​​‍‌‌​ ​‍​ ​‍​ ‌‍‌‍​ ‌‍​‌​ ‍​‌‍‌​‌‍​‌‌‍‌‌‌‍‌‍​ ‌‌​ ​‌​ ‌​​ ‌‌​‍‌‌​ ​‍​ ​‍​‍‌‌​ ‌‌‌​‌​​‍ ‍‌‍​ ‌‍ ‌‍ ​‌ ‌‌‌‍ ‌‌‍ ‍‌ ​ ​‍‌‌​ ‌‌‌​​‍‌‌ ‌‍‍ ‌‍‌‌‌ ‍‌​‍‌‌​ ​ ‌​‌​​‍‌‌​ ​ ‌​‌​​‍‌‌​ ​‍​ ​‍​ ​‍‌‍‌‍​ ‌‍​ ‌‌‌‍‌‍​ ‌‌‌‍‌​​ ‌‌​ ​ ‌‍​ ‌‍​‌​ ​‍​‍‌‌​ ​‍​ ​‍​‍‌‌​ ‌‌‌​‌​​‍ ‍‌‍‍‌‌ ‌​‌‍‌‌‌‍ ‌‌ ​ ​‍‌‌​ ‌‌‌​​‍​ ‌​​‍‌‌​ ‌‌‌​‌​​‍‌‍‌ ‌ ‌‍ ‌ ​‍‌‍‍ ‌ ​ ‌ ​​‌‍​‌‌‍​ ‌‍‌‌​ ‌‌ ​​‌ ​‍‌‍ ‌‍‌​‌ ‌‌‌‍​ ‌ ‌​‌‍‍‌‌‍ ‌‍ ‍​‍‌‍‌ ​​‌‍‌‌‌ ​‍‌ ​ ‌ ​​‌‍‌‌‌‍​ ‌ ‌​‌‍‍‌‌ ‌‍‌‍‌‌​ ‌‌ ​​‌ ‌‌‌‍​‍‌‍ ​‌‍‍‌‌ ​ ‌‍‍​‌‍‌‌‌‍‌​​‍​‍‌ ‌
2 vehnätortillaa​​​​‌ ‍ ​‍​‍‌‍ ‌ ​‍‌‍‍‌‌‍‌ ‌‍‍‌‌‍ ‍​‍​‍​ ‍‍​‍​‍‌ ​ ‌‍​‌‌‍ ‍‌‍‍‌‌ ‌​‌ ‍‌​‍ ‍‌‍‍‌‌‍ ​‍​‍​‍ ​​‍​‍‌‍‍​‌ ​‍‌‍‌‌‌‍‌‍​‍​‍​ ‍‍​‍​‍‌‍‍​‌ ‌​‌ ‌​‌ ​​‌ ​ ​ ‍‍​‍ ​‍ ‌‍​ ‌‍ ‌‌ ​ ​‍ ‍‌‍​ ‌‍‌‌‌ ​‍‌ ‌‍‌‍‌‌‌ ​‍‌‍​‌​‍ ‍‌ ​ ‌‍‌‌​‍ ‌ ​​‌ ​‍‌‍ ‌‍‌​‌ ‌‌‌‍​ ‌ ‌​‌‍‍‌‌‍ ‌‍ ‍​‍ ‌‍‍‌‌‍ ‍‌ ‌​‌‍‌‌‌‍ ‍‌ ‌​​‍ ‌‍‌‌‌‍‌​‌‍‍‌‌ ‌​​‍ ‌‍ ‌‌‍ ‌‍‌​‌‍‌‌​ ‌‌ ​​‌ ​‍‌‍‌‌‌ ​ ‌‍‌‌‌‍ ‍‌ ‌​‌‍​‌‌ ‌​‌‍‍‌‌‍ ‌‍ ‍​ ‍ ‌‍‍‌‌‍‌​​ ‌‌‍‍‌​ ​‌​ ‍​‌‍ ‍​‍ ‍‌‍‌​‌‍​ ‌‍​ ​ ​‍​ ​‌​ ​ ‌‍‌‌​ ​​​‍ ‌‌‍​‌‌‍‌​‌‍‌​‌‍‌‌​‍ ‌​ ‌​‌‍‌‌‌‍‌‍‌‍‌‍​‍ ‌‌‍​‌‌‍‌‌​ ‌ ​ ​ ​‍ ‌‌‍‌‌​ ‍​‌‍​‌‌‍‌​‌‍‌​​ ‌ ​ ‍‌‌‍​‌​ ​‌‌‍‌‍​ ‌‌​ ​‌​‍ ‍‌‍‌‍‌‍‍‌​ ‍ ‌ ‌​‌ ‍‌‌ ​​‌‍‌‌​ ‌‌ ​​‌‍​‌‌‍‌ ‌‍‌‌​ ‍ ‌ ​​‌‍​‌‌ ‌​‌‍‍​​ ‌‌‍​‍‌‍ ​‌‍ ‌‍​ ‌‍‍ ‌ ​ ​‍‌‌​ ‌‌‌​​‍‌‌ ‌‍‍ ‌‍‌‌‌ ‍‌​‍‌‌​ ​ ‌​‌​​‍‌‌​ ​ ‌​‌​​‍‌‌​ ​‍​ ​‍​ ‌‍‌‍​ ‌‍​‌​ ‍​‌‍‌​‌‍​‌‌‍‌‌‌‍‌‍​ ‌‌​ ​‌​ ‌​​ ‌‌​‍‌‌​ ​‍​ ​‍​‍‌‌​ ‌‌‌​‌​​‍ ‍‌‍​ ‌‍ ‌‍ ​‌ ‌‌‌‍ ‌‌‍ ‍‌ ​ ​‍‌‌​ ‌‌‌​​‍‌‌ ‌‍‍ ‌‍‌‌‌ ‍‌​‍‌‌​ ​ ‌​‌​​‍‌‌​ ​ ‌​‌​​‍‌‌​ ​‍​ ​‍​ ​‍‌‍‌‍​ ‌‍​ ‌‌‌‍‌‍​ ‌‌‌‍‌​​ ‌‌​ ​ ‌‍​ ‌‍​‌​ ​‍​‍‌‌​ ​‍​ ​‍​‍‌‌​ ‌‌‌​‌​​‍ ‍‌‍‍‌‌ ‌​‌‍‌‌‌‍ ‌‌ ​ ​‍‌‌​ ‌‌‌​​‍​ ‌‌​‍‌‌​ ‌‌‌​‌​​ ‌‍​‍‌‍​‌‌ ​ ‌‍‌‌‌‌‌‌‌ ​‍‌‍ ​​ ‌‌‍‍​‌ ‌​‌ ‌​‌ ​​‌ ​ ​‍‌‌​ ​ ‌​​‌​‍‌‌​ ​‍‌​‌‍​‍‌‌​ ​‍‌​‌‍‌‍​ ‌‍ ‌‌ ​ ​‍ ‍‌‍​ ‌‍‌‌‌ ​‍‌ ‌‍‌‍‌‌‌ ​‍‌‍​‌​‍ ‍‌ ​ ‌‍‌‌​‍‌‍‌‍‍‌‌‍‌​​ ‌‌‍‍‌​ ​‌​ ‍​‌‍ ‍​‍ ‍‌‍‌​‌‍​ ‌‍​ ​ ​‍​ ​‌​ ​ ‌‍‌‌​ ​​​‍ ‌‌‍​‌‌‍‌​‌‍‌​‌‍‌‌​‍ ‌​ ‌​‌‍‌‌‌‍‌‍‌‍‌‍​‍ ‌‌‍​‌‌‍‌‌​ ‌ ​ ​ ​‍ ‌‌‍‌‌​ ‍​‌‍​‌‌‍‌​‌‍‌​​ ‌ ​ ‍‌‌‍​‌​ ​‌‌‍‌‍​ ‌‌​ ​‌​‍ ‍‌‍‌‍‌‍‍‌​‍‌‍‌ ‌​‌ ‍‌‌ ​​‌‍‌‌​ ‌‌ ​​‌‍​‌‌‍‌ ‌‍‌‌​‍‌‍‌ ​​‌‍​‌‌ ‌​‌‍‍​​ ‌‌‍​‍‌‍ ​‌‍ ‌‍​ ‌‍‍ ‌ ​ ​‍‌‌​ ‌‌‌​​‍‌‌ ‌‍‍ ‌‍‌‌‌ ‍‌​‍‌‌​ ​ ‌​‌​​‍‌‌​ ​ ‌​‌​​‍‌‌​ ​‍​ ​‍​ ‌‍‌‍​ ‌‍​‌​ ‍​‌‍‌​‌‍​‌‌‍‌‌‌‍‌‍​ ‌‌​ ​‌​ ‌​​ ‌‌​‍‌‌​ ​‍​ ​‍​‍‌‌​ ‌‌‌​‌​​‍ ‍‌‍​ ‌‍ ‌‍ ​‌ ‌‌‌‍ ‌‌‍ ‍‌ ​ ​‍‌‌​ ‌‌‌​​‍‌‌ ‌‍‍ ‌‍‌‌‌ ‍‌​‍‌‌​ ​ ‌​‌​​‍‌‌​ ​ ‌​‌​​‍‌‌​ ​‍​ ​‍​ ​‍‌‍‌‍​ ‌‍​ ‌‌‌‍‌‍​ ‌‌‌‍‌​​ ‌‌​ ​ ‌‍​ ‌‍​‌​ ​‍​‍‌‌​ ​‍​ ​‍​‍‌‌​ ‌‌‌​‌​​‍ ‍‌‍‍‌‌ ‌​‌‍‌‌‌‍ ‌‌ ​ ​‍‌‌​ ‌‌‌​​‍​ ‌‌​‍‌‌​ ‌‌‌​‌​​‍‌‍‌ ‌ ‌‍ ‌ ​‍‌‍‍ ‌ ​ ‌ ​​‌‍​‌‌‍​ ‌‍‌‌​ ‌‌ ​​‌ ​‍‌‍ ‌‍‌​‌ ‌‌‌‍​ ‌ ‌​‌‍‍‌‌‍ ‌‍ ‍​‍‌‍‌ ​​‌‍‌‌‌ ​‍‌ ​ ‌ ​​‌‍‌‌‌‍​ ‌ ‌​‌‍‍‌‌ ‌‍‌‍‌‌​ ‌‌ ​​‌ ‌‌‌‍​‍‌‍ ​‌‍‍‌‌ ​ ‌‍‍​‌‍‌‌‌‍‌​​‍​‍‌ ‌
2 rkl kermaviiliä​​​​‌ ‍ ​‍​‍‌‍ ‌ ​‍‌‍‍‌‌‍‌ ‌‍‍‌‌‍ ‍​‍​‍​ ‍‍​‍​‍‌ ​ ‌‍​‌‌‍ ‍‌‍‍‌‌ ‌​‌ ‍‌​‍ ‍‌‍‍‌‌‍ ​‍​‍​‍ ​​‍​‍‌‍‍​‌ ​‍‌‍‌‌‌‍‌‍​‍​‍​ ‍‍​‍​‍‌‍‍​‌ ‌​‌ ‌​‌ ​​‌ ​ ​ ‍‍​‍ ​‍ ‌‍​ ‌‍ ‌‌ ​ ​‍ ‍‌‍​ ‌‍‌‌‌ ​‍‌ ‌‍‌‍‌‌‌ ​‍‌‍​‌​‍ ‍‌ ​ ‌‍‌‌​‍ ‌ ​​‌ ​‍‌‍ ‌‍‌​‌ ‌‌‌‍​ ‌ ‌​‌‍‍‌‌‍ ‌‍ ‍​‍ ‌‍‍‌‌‍ ‍‌ ‌​‌‍‌‌‌‍ ‍‌ ‌​​‍ ‌‍‌‌‌‍‌​‌‍‍‌‌ ‌​​‍ ‌‍ ‌‌‍ ‌‍‌​‌‍‌‌​ ‌‌ ​​‌ ​‍‌‍‌‌‌ ​ ‌‍‌‌‌‍ ‍‌ ‌​‌‍​‌‌ ‌​‌‍‍‌‌‍ ‌‍ ‍​ ‍ ‌‍‍‌‌‍‌​​ ‌‌‍‍‌​ ​‌​ ‍​‌‍ ‍​‍ ‍‌‍‌​‌‍​ ‌‍​ ​ ​‍​ ​‌​ ​ ‌‍‌‌​ ​​​‍ ‌‌‍​‌‌‍‌​‌‍‌​‌‍‌‌​‍ ‌​ ‌​‌‍‌‌‌‍‌‍‌‍‌‍​‍ ‌‌‍​‌‌‍‌‌​ ‌ ​ ​ ​‍ ‌‌‍‌‌​ ‍​‌‍​‌‌‍‌​‌‍‌​​ ‌ ​ ‍‌‌‍​‌​ ​‌‌‍‌‍​ ‌‌​ ​‌​‍ ‍‌‍‌‍‌‍‍‌​ ‍ ‌ ‌​‌ ‍‌‌ ​​‌‍‌‌​ ‌‌ ​​‌‍​‌‌‍‌ ‌‍‌‌​ ‍ ‌ ​​‌‍​‌‌ ‌​‌‍‍​​ ‌‌‍​‍‌‍ ​‌‍ ‌‍​ ‌‍‍ ‌ ​ ​‍‌‌​ ‌‌‌​​‍‌‌ ‌‍‍ ‌‍‌‌‌ ‍‌​‍‌‌​ ​ ‌​‌​​‍‌‌​ ​ ‌​‌​​‍‌‌​ ​‍​ ​‍​ ‌‍‌‍​ ‌‍​‌​ ‍​‌‍‌​‌‍​‌‌‍‌‌‌‍‌‍​ ‌‌​ ​‌​ ‌​​ ‌‌​‍‌‌​ ​‍​ ​‍​‍‌‌​ ‌‌‌​‌​​‍ ‍‌‍​ ‌‍ ‌‍ ​‌ ‌‌‌‍ ‌‌‍ ‍‌ ​ ​‍‌‌​ ‌‌‌​​‍‌‌ ‌‍‍ ‌‍‌‌‌ ‍‌​‍‌‌​ ​ ‌​‌​​‍‌‌​ ​ ‌​‌​​‍‌‌​ ​‍​ ​‍​ ​‍‌‍‌‍​ ‌‍​ ‌‌‌‍‌‍​ ‌‌‌‍‌​​ ‌‌​ ​ ‌‍​ ‌‍​‌​ ​‍​‍‌‌​ ​‍​ ​‍​‍‌‌​ ‌‌‌​‌​​‍ ‍‌‍‍‌‌ ‌​‌‍‌‌‌‍ ‌‌ ​ ​‍‌‌​ ‌‌‌​​‍​ ‌‍​‍‌‌​ ‌‌‌​‌​​ ‌‍​‍‌‍​‌‌ ​ ‌‍‌‌‌‌‌‌‌ ​‍‌‍ ​​ ‌‌‍‍​‌ ‌​‌ ‌​‌ ​​‌ ​ ​‍‌‌​ ​ ‌​​‌​‍‌‌​ ​‍‌​‌‍​‍‌‌​ ​‍‌​‌‍‌‍​ ‌‍ ‌‌ ​ ​‍ ‍‌‍​ ‌‍‌‌‌ ​‍‌ ‌‍‌‍‌‌‌ ​‍‌‍​‌​‍ ‍‌ ​ ‌‍‌‌​‍‌‍‌‍‍‌‌‍‌​​ ‌‌‍‍‌​ ​‌​ ‍​‌‍ ‍​‍ ‍‌‍‌​‌‍​ ‌‍​ ​ ​‍​ ​‌​ ​ ‌‍‌‌​ ​​​‍ ‌‌‍​‌‌‍‌​‌‍‌​‌‍‌‌​‍ ‌​ ‌​‌‍‌‌‌‍‌‍‌‍‌‍​‍ ‌‌‍​‌‌‍‌‌​ ‌ ​ ​ ​‍ ‌‌‍‌‌​ ‍​‌‍​‌‌‍‌​‌‍‌​​ ‌ ​ ‍‌‌‍​‌​ ​‌‌‍‌‍​ ‌‌​ ​‌​‍ ‍‌‍‌‍‌‍‍‌​‍‌‍‌ ‌​‌ ‍‌‌ ​​‌‍‌‌​ ‌‌ ​​‌‍​‌‌‍‌ ‌‍‌‌​‍‌‍‌ ​​‌‍​‌‌ ‌​‌‍‍​​ ‌‌‍​‍‌‍ ​‌‍ ‌‍​ ‌‍‍ ‌ ​ ​‍‌‌​ ‌‌‌​​‍‌‌ ‌‍‍ ‌‍‌‌‌ ‍‌​‍‌‌​ ​ ‌​‌​​‍‌‌​ ​ ‌​‌​​‍‌‌​ ​‍​ ​‍​ ‌‍‌‍​ ‌‍​‌​ ‍​‌‍‌​‌‍​‌‌‍‌‌‌‍‌‍​ ‌‌​ ​‌​ ‌​​ ‌‌​‍‌‌​ ​‍​ ​‍​‍‌‌​ ‌‌‌​‌​​‍ ‍‌‍​ ‌‍ ‌‍ ​‌ ‌‌‌‍ ‌‌‍ ‍‌ ​ ​‍‌‌​ ‌‌‌​​‍‌‌ ‌‍‍ ‌‍‌‌‌ ‍‌​‍‌‌​ ​ ‌​‌​​‍‌‌​ ​ ‌​‌​​‍‌‌​ ​‍​ ​‍​ ​‍‌‍‌‍​ ‌‍​ ‌‌‌‍‌‍​ ‌‌‌‍‌​​ ‌‌​ ​ ‌‍​ ‌‍​‌​ ​‍​‍‌‌​ ​‍​ ​‍​‍‌‌​ ‌‌‌​‌​​‍ ‍‌‍‍‌‌ ‌​‌‍‌‌‌‍ ‌‌ ​ ​‍‌‌​ ‌‌‌​​‍​ ‌‍​‍‌‌​ ‌‌‌​‌​​‍‌‍‌ ‌ ‌‍ ‌ ​‍‌‍‍ ‌ ​ ‌ ​​‌‍​‌‌‍​ ‌‍‌‌​ ‌‌ ​​‌ ​‍‌‍ ‌‍‌​‌ ‌‌‌‍​ ‌ ‌​‌‍‍‌‌‍ ‌‍ ‍​‍‌‍‌ ​​‌‍‌‌‌ ​‍‌ ​ ‌ ​​‌‍‌‌‌‍​ ‌ ‌​‌‍‍‌‌ ‌‍‌‍‌‌​ ‌‌ ​​‌ ‌‌‌‍​‍‌‍ ​‌‍‍‌‌ ​ ‌‍‍​‌‍‌‌‌‍‌​​‍​‍‌ ‌
6 kirsikkatomaattia​​​​‌ ‍ ​‍​‍‌‍ ‌ ​‍‌‍‍‌‌‍‌ ‌‍‍‌‌‍ ‍​‍​‍​ ‍‍​‍​‍‌ ​ ‌‍​‌‌‍ ‍‌‍‍‌‌ ‌​‌ ‍‌​‍ ‍‌‍‍‌‌‍ ​‍​‍​‍ ​​‍​‍‌‍‍​‌ ​‍‌‍‌‌‌‍‌‍​‍​‍​ ‍‍​‍​‍‌‍‍​‌ ‌​‌ ‌​‌ ​​‌ ​ ​ ‍‍​‍ ​‍ ‌‍​ ‌‍ ‌‌ ​ ​‍ ‍‌‍​ ‌‍‌‌‌ ​‍‌ ‌‍‌‍‌‌‌ ​‍‌‍​‌​‍ ‍‌ ​ ‌‍‌‌​‍ ‌ ​​‌ ​‍‌‍ ‌‍‌​‌ ‌‌‌‍​ ‌ ‌​‌‍‍‌‌‍ ‌‍ ‍​‍ ‌‍‍‌‌‍ ‍‌ ‌​‌‍‌‌‌‍ ‍‌ ‌​​‍ ‌‍‌‌‌‍‌​‌‍‍‌‌ ‌​​‍ ‌‍ ‌‌‍ ‌‍‌​‌‍‌‌​ ‌‌ ​​‌ ​‍‌‍‌‌‌ ​ ‌‍‌‌‌‍ ‍‌ ‌​‌‍​‌‌ ‌​‌‍‍‌‌‍ ‌‍ ‍​ ‍ ‌‍‍‌‌‍‌​​ ‌‌‍‍‌​ ​‌​ ‍​‌‍ ‍​‍ ‍‌‍‌​‌‍​ ‌‍​ ​ ​‍​ ​‌​ ​ ‌‍‌‌​ ​​​‍ ‌‌‍​‌‌‍‌​‌‍‌​‌‍‌‌​‍ ‌​ ‌​‌‍‌‌‌‍‌‍‌‍‌‍​‍ ‌‌‍​‌‌‍‌‌​ ‌ ​ ​ ​‍ ‌‌‍‌‌​ ‍​‌‍​‌‌‍‌​‌‍‌​​ ‌ ​ ‍‌‌‍​‌​ ​‌‌‍‌‍​ ‌‌​ ​‌​‍ ‍‌‍‌‍‌‍‍‌​ ‍ ‌ ‌​‌ ‍‌‌ ​​‌‍‌‌​ ‌‌ ​​‌‍​‌‌‍‌ ‌‍‌‌​ ‍ ‌ ​​‌‍​‌‌ ‌​‌‍‍​​ ‌‌‍​‍‌‍ ​‌‍ ‌‍​ ‌‍‍ ‌ ​ ​‍‌‌​ ‌‌‌​​‍‌‌ ‌‍‍ ‌‍‌‌‌ ‍‌​‍‌‌​ ​ ‌​‌​​‍‌‌​ ​ ‌​‌​​‍‌‌​ ​‍​ ​‍​ ‌‍‌‍​ ‌‍​‌​ ‍​‌‍‌​‌‍​‌‌‍‌‌‌‍‌‍​ ‌‌​ ​‌​ ‌​​ ‌‌​‍‌‌​ ​‍​ ​‍​‍‌‌​ ‌‌‌​‌​​‍ ‍‌‍​ ‌‍ ‌‍ ​‌ ‌‌‌‍ ‌‌‍ ‍‌ ​ ​‍‌‌​ ‌‌‌​​‍‌‌ ‌‍‍ ‌‍‌‌‌ ‍‌​‍‌‌​ ​ ‌​‌​​‍‌‌​ ​ ‌​‌​​‍‌‌​ ​‍​ ​‍​ ​‍‌‍‌‍​ ‌‍​ ‌‌‌‍‌‍​ ‌‌‌‍‌​​ ‌‌​ ​ ‌‍​ ‌‍​‌​ ​‍​‍‌‌​ ​‍​ ​‍​‍‌‌​ ‌‌‌​‌​​‍ ‍‌‍‍‌‌ ‌​‌‍‌‌‌‍ ‌‌ ​ ​‍‌‌​ ‌‌‌​​‍​ ‌ ​‍‌‌​ ‌‌‌​‌​​ ‌‍​‍‌‍​‌‌ ​ ‌‍‌‌‌‌‌‌‌ ​‍‌‍ ​​ ‌‌‍‍​‌ ‌​‌ ‌​‌ ​​‌ ​ ​‍‌‌​ ​ ‌​​‌​‍‌‌​ ​‍‌​‌‍​‍‌‌​ ​‍‌​‌‍‌‍​ ‌‍ ‌‌ ​ ​‍ ‍‌‍​ ‌‍‌‌‌ ​‍‌ ‌‍‌‍‌‌‌ ​‍‌‍​‌​‍ ‍‌ ​ ‌‍‌‌​‍‌‍‌‍‍‌‌‍‌​​ ‌‌‍‍‌​ ​‌​ ‍​‌‍ ‍​‍ ‍‌‍‌​‌‍​ ‌‍​ ​ ​‍​ ​‌​ ​ ‌‍‌‌​ ​​​‍ ‌‌‍​‌‌‍‌​‌‍‌​‌‍‌‌​‍ ‌​ ‌​‌‍‌‌‌‍‌‍‌‍‌‍​‍ ‌‌‍​‌‌‍‌‌​ ‌ ​ ​ ​‍ ‌‌‍‌‌​ ‍​‌‍​‌‌‍‌​‌‍‌​​ ‌ ​ ‍‌‌‍​‌​ ​‌‌‍‌‍​ ‌‌​ ​‌​‍ ‍‌‍‌‍‌‍‍‌​‍‌‍‌ ‌​‌ ‍‌‌ ​​‌‍‌‌​ ‌‌ ​​‌‍​‌‌‍‌ ‌‍‌‌​‍‌‍‌ ​​‌‍​‌‌ ‌​‌‍‍​​ ‌‌‍​‍‌‍ ​‌‍ ‌‍​ ‌‍‍ ‌ ​ ​‍‌‌​ ‌‌‌​​‍‌‌ ‌‍‍ ‌‍‌‌‌ ‍‌​‍‌‌​ ​ ‌​‌​​‍‌‌​ ​ ‌​‌​​‍‌‌​ ​‍​ ​‍​ ‌‍‌‍​ ‌‍​‌​ ‍​‌‍‌​‌‍​‌‌‍‌‌‌‍‌‍​ ‌‌​ ​‌​ ‌​​ ‌‌​‍‌‌​ ​‍​ ​‍​‍‌‌​ ‌‌‌​‌​​‍ ‍‌‍​ ‌‍ ‌‍ ​‌ ‌‌‌‍ ‌‌‍ ‍‌ ​ ​‍‌‌​ ‌‌‌​​‍‌‌ ‌‍‍ ‌‍‌‌‌ ‍‌​‍‌‌​ ​ ‌​‌​​‍‌‌​ ​ ‌​‌​​‍‌‌​ ​‍​ ​‍​ ​‍‌‍‌‍​ ‌‍​ ‌‌‌‍‌‍​ ‌‌‌‍‌​​ ‌‌​ ​ ‌‍​ ‌‍​‌​ ​‍​‍‌‌​ ​‍​ ​‍​‍‌‌​ ‌‌‌​‌​​‍ ‍‌‍‍‌‌ ‌​‌‍‌‌‌‍ ‌‌ ​ ​‍‌‌​ ‌‌‌​​‍​ ‌ ​‍‌‌​ ‌‌‌​‌​​‍‌‍‌ ‌ ‌‍ ‌ ​‍‌‍‍ ‌ ​ ‌ ​​‌‍​‌‌‍​ ‌‍‌‌​ ‌‌ ​​‌ ​‍‌‍ ‌‍‌​‌ ‌‌‌‍​ ‌ ‌​‌‍‍‌‌‍ ‌‍ ‍​‍‌‍‌ ​​‌‍‌‌‌ ​‍‌ ​ ‌ ​​‌‍‌‌‌‍​ ‌ ‌​‌‍‍‌‌ ‌‍‌‍‌‌​ ‌‌ ​​‌ ‌‌‌‍​‍‌‍ ​‌‍‍‌‌ ​ ‌‍‍​‌‍‌‌‌‍‌​​‍​‍‌ ‌
1 punasipuli​​​​‌ ‍ ​‍​‍‌‍ ‌ ​‍‌‍‍‌‌‍‌ ‌‍‍‌‌‍ ‍​‍​‍​ ‍‍​‍​‍‌ ​ ‌‍​‌‌‍ ‍‌‍‍‌‌ ‌​‌ ‍‌​‍ ‍‌‍‍‌‌‍ ​‍​‍​‍ ​​‍​‍‌‍‍​‌ ​‍‌‍‌‌‌‍‌‍​‍​‍​ ‍‍​‍​‍‌‍‍​‌ ‌​‌ ‌​‌ ​​‌ ​ ​ ‍‍​‍ ​‍ ‌‍​ ‌‍ ‌‌ ​ ​‍ ‍‌‍​ ‌‍‌‌‌ ​‍‌ ‌‍‌‍‌‌‌ ​‍‌‍​‌​‍ ‍‌ ​ ‌‍‌‌​‍ ‌ ​​‌ ​‍‌‍ ‌‍‌​‌ ‌‌‌‍​ ‌ ‌​‌‍‍‌‌‍ ‌‍ ‍​‍ ‌‍‍‌‌‍ ‍‌ ‌​‌‍‌‌‌‍ ‍‌ ‌​​‍ ‌‍‌‌‌‍‌​‌‍‍‌‌ ‌​​‍ ‌‍ ‌‌‍ ‌‍‌​‌‍‌‌​ ‌‌ ​​‌ ​‍‌‍‌‌‌ ​ ‌‍‌‌‌‍ ‍‌ ‌​‌‍​‌‌ ‌​‌‍‍‌‌‍ ‌‍ ‍​ ‍ ‌‍‍‌‌‍‌​​ ‌‌‍‍‌​ ​‌​ ‍​‌‍ ‍​‍ ‍‌‍‌​‌‍​ ‌‍​ ​ ​‍​ ​‌​ ​ ‌‍‌‌​ ​​​‍ ‌‌‍​‌‌‍‌​‌‍‌​‌‍‌‌​‍ ‌​ ‌​‌‍‌‌‌‍‌‍‌‍‌‍​‍ ‌‌‍​‌‌‍‌‌​ ‌ ​ ​ ​‍ ‌‌‍‌‌​ ‍​‌‍​‌‌‍‌​‌‍‌​​ ‌ ​ ‍‌‌‍​‌​ ​‌‌‍‌‍​ ‌‌​ ​‌​‍ ‍‌‍‌‍‌‍‍‌​ ‍ ‌ ‌​‌ ‍‌‌ ​​‌‍‌‌​ ‌‌ ​​‌‍​‌‌‍‌ ‌‍‌‌​ ‍ ‌ ​​‌‍​‌‌ ‌​‌‍‍​​ ‌‌‍​‍‌‍ ​‌‍ ‌‍​ ‌‍‍ ‌ ​ ​‍‌‌​ ‌‌‌​​‍‌‌ ‌‍‍ ‌‍‌‌‌ ‍‌​‍‌‌​ ​ ‌​‌​​‍‌‌​ ​ ‌​‌​​‍‌‌​ ​‍​ ​‍​ ‌‍‌‍​ ‌‍​‌​ ‍​‌‍‌​‌‍​‌‌‍‌‌‌‍‌‍​ ‌‌​ ​‌​ ‌​​ ‌‌​‍‌‌​ ​‍​ ​‍​‍‌‌​ ‌‌‌​‌​​‍ ‍‌‍​ ‌‍ ‌‍ ​‌ ‌‌‌‍ ‌‌‍ ‍‌ ​ ​‍‌‌​ ‌‌‌​​‍‌‌ ‌‍‍ ‌‍‌‌‌ ‍‌​‍‌‌​ ​ ‌​‌​​‍‌‌​ ​ ‌​‌​​‍‌‌​ ​‍​ ​‍​ ​‍‌‍‌‍​ ‌‍​ ‌‌‌‍‌‍​ ‌‌‌‍‌​​ ‌‌​ ​ ‌‍​ ‌‍​‌​ ​‍​‍‌‌​ ​‍​ ​‍​‍‌‌​ ‌‌‌​‌​​‍ ‍‌‍‍‌‌ ‌​‌‍‌‌‌‍ ‌‌ ​ ​‍‌‌​ ‌‌‌​​‍​ ‍​​‍‌‌​ ‌‌‌​‌​​ ‌‍​‍‌‍​‌‌ ​ ‌‍‌‌‌‌‌‌‌ ​‍‌‍ ​​ ‌‌‍‍​‌ ‌​‌ ‌​‌ ​​‌ ​ ​‍‌‌​ ​ ‌​​‌​‍‌‌​ ​‍‌​‌‍​‍‌‌​ ​‍‌​‌‍‌‍​ ‌‍ ‌‌ ​ ​‍ ‍‌‍​ ‌‍‌‌‌ ​‍‌ ‌‍‌‍‌‌‌ ​‍‌‍​‌​‍ ‍‌ ​ ‌‍‌‌​‍‌‍‌‍‍‌‌‍‌​​ ‌‌‍‍‌​ ​‌​ ‍​‌‍ ‍​‍ ‍‌‍‌​‌‍​ ‌‍​ ​ ​‍​ ​‌​ ​ ‌‍‌‌​ ​​​‍ ‌‌‍​‌‌‍‌​‌‍‌​‌‍‌‌​‍ ‌​ ‌​‌‍‌‌‌‍‌‍‌‍‌‍​‍ ‌‌‍​‌‌‍‌‌​ ‌ ​ ​ ​‍ ‌‌‍‌‌​ ‍​‌‍​‌‌‍‌​‌‍‌​​ ‌ ​ ‍‌‌‍​‌​ ​‌‌‍‌‍​ ‌‌​ ​‌​‍ ‍‌‍‌‍‌‍‍‌​‍‌‍‌ ‌​‌ ‍‌‌ ​​‌‍‌‌​ ‌‌ ​​‌‍​‌‌‍‌ ‌‍‌‌​‍‌‍‌ ​​‌‍​‌‌ ‌​‌‍‍​​ ‌‌‍​‍‌‍ ​‌‍ ‌‍​ ‌‍‍ ‌ ​ ​‍‌‌​ ‌‌‌​​‍‌‌ ‌‍‍ ‌‍‌‌‌ ‍‌​‍‌‌​ ​ ‌​‌​​‍‌‌​ ​ ‌​‌​​‍‌‌​ ​‍​ ​‍​ ‌‍‌‍​ ‌‍​‌​ ‍​‌‍‌​‌‍​‌‌‍‌‌‌‍‌‍​ ‌‌​ ​‌​ ‌​​ ‌‌​‍‌‌​ ​‍​ ​‍​‍‌‌​ ‌‌‌​‌​​‍ ‍‌‍​ ‌‍ ‌‍ ​‌ ‌‌‌‍ ‌‌‍ ‍‌ ​ ​‍‌‌​ ‌‌‌​​‍‌‌ ‌‍‍ ‌‍‌‌‌ ‍‌​‍‌‌​ ​ ‌​‌​​‍‌‌​ ​ ‌​‌​​‍‌‌​ ​‍​ ​‍​ ​‍‌‍‌‍​ ‌‍​ ‌‌‌‍‌‍​ ‌‌‌‍‌​​ ‌‌​ ​ ‌‍​ ‌‍​‌​ ​‍​‍‌‌​ ​‍​ ​‍​‍‌‌​ ‌‌‌​‌​​‍ ‍‌‍‍‌‌ ‌​‌‍‌‌‌‍ ‌‌ ​ ​‍‌‌​ ‌‌‌​​‍​ ‍​​‍‌‌​ ‌‌‌​‌​​‍‌‍‌ ‌ ‌‍ ‌ ​‍‌‍‍ ‌ ​ ‌ ​​‌‍​‌‌‍​ ‌‍‌‌​ ‌‌ ​​‌ ​‍‌‍ ‌‍‌​‌ ‌‌‌‍​ ‌ ‌​‌‍‍‌‌‍ ‌‍ ‍​‍‌‍‌ ​​‌‍‌‌‌ ​‍‌ ​ ‌ ​​‌‍‌‌‌‍​ ‌ ‌​‌‍‍‌‌ ‌‍‌‍‌‌​ ‌‌ ​​‌ ‌‌‌‍​‍‌‍ ​‌‍‍‌‌ ​ ‌‍‍​‌‍‌‌‌‍‌​​‍​‍‌ ‌
½ tl valkoviinietikkaa​​​​‌ ‍ ​‍​‍‌‍ ‌ ​‍‌‍‍‌‌‍‌ ‌‍‍‌‌‍ ‍​‍​‍​ ‍‍​‍​‍‌ ​ ‌‍​‌‌‍ ‍‌‍‍‌‌ ‌​‌ ‍‌​‍ ‍‌‍‍‌‌‍ ​‍​‍​‍ ​​‍​‍‌‍‍​‌ ​‍‌‍‌‌‌‍‌‍​‍​‍​ ‍‍​‍​‍‌‍‍​‌ ‌​‌ ‌​‌ ​​‌ ​ ​ ‍‍​‍ ​‍ ‌‍​ ‌‍ ‌‌ ​ ​‍ ‍‌‍​ ‌‍‌‌‌ ​‍‌ ‌‍‌‍‌‌‌ ​‍‌‍​‌​‍ ‍‌ ​ ‌‍‌‌​‍ ‌ ​​‌ ​‍‌‍ ‌‍‌​‌ ‌‌‌‍​ ‌ ‌​‌‍‍‌‌‍ ‌‍ ‍​‍ ‌‍‍‌‌‍ ‍‌ ‌​‌‍‌‌‌‍ ‍‌ ‌​​‍ ‌‍‌‌‌‍‌​‌‍‍‌‌ ‌​​‍ ‌‍ ‌‌‍ ‌‍‌​‌‍‌‌​ ‌‌ ​​‌ ​‍‌‍‌‌‌ ​ ‌‍‌‌‌‍ ‍‌ ‌​‌‍​‌‌ ‌​‌‍‍‌‌‍ ‌‍ ‍​ ‍ ‌‍‍‌‌‍‌​​ ‌‌‍‍‌​ ​‌​ ‍​‌‍ ‍​‍ ‍‌‍‌​‌‍​ ‌‍​ ​ ​‍​ ​‌​ ​ ‌‍‌‌​ ​​​‍ ‌‌‍​‌‌‍‌​‌‍‌​‌‍‌‌​‍ ‌​ ‌​‌‍‌‌‌‍‌‍‌‍‌‍​‍ ‌‌‍​‌‌‍‌‌​ ‌ ​ ​ ​‍ ‌‌‍‌‌​ ‍​‌‍​‌‌‍‌​‌‍‌​​ ‌ ​ ‍‌‌‍​‌​ ​‌‌‍‌‍​ ‌‌​ ​‌​‍ ‍‌‍‌‍‌‍‍‌​ ‍ ‌ ‌​‌ ‍‌‌ ​​‌‍‌‌​ ‌‌ ​​‌‍​‌‌‍‌ ‌‍‌‌​ ‍ ‌ ​​‌‍​‌‌ ‌​‌‍‍​​ ‌‌‍​‍‌‍ ​‌‍ ‌‍​ ‌‍‍ ‌ ​ ​‍‌‌​ ‌‌‌​​‍‌‌ ‌‍‍ ‌‍‌‌‌ ‍‌​‍‌‌​ ​ ‌​‌​​‍‌‌​ ​ ‌​‌​​‍‌‌​ ​‍​ ​‍​ ‌‍‌‍​ ‌‍​‌​ ‍​‌‍‌​‌‍​‌‌‍‌‌‌‍‌‍​ ‌‌​ ​‌​ ‌​​ ‌‌​‍‌‌​ ​‍​ ​‍​‍‌‌​ ‌‌‌​‌​​‍ ‍‌‍​ ‌‍ ‌‍ ​‌ ‌‌‌‍ ‌‌‍ ‍‌ ​ ​‍‌‌​ ‌‌‌​​‍‌‌ ‌‍‍ ‌‍‌‌‌ ‍‌​‍‌‌​ ​ ‌​‌​​‍‌‌​ ​ ‌​‌​​‍‌‌​ ​‍​ ​‍​ ​‍‌‍‌‍​ ‌‍​ ‌‌‌‍‌‍​ ‌‌‌‍‌​​ ‌‌​ ​ ‌‍​ ‌‍​‌​ ​‍​‍‌‌​ ​‍​ ​‍​‍‌‌​ ‌‌‌​‌​​‍ ‍‌‍‍‌‌ ‌​‌‍‌‌‌‍ ‌‌ ​ ​‍‌‌​ ‌‌‌​​‍​ ‍‌​‍‌‌​ ‌‌‌​‌​​ ‌‍​‍‌‍​‌‌ ​ ‌‍‌‌‌‌‌‌‌ ​‍‌‍ ​​ ‌‌‍‍​‌ ‌​‌ ‌​‌ ​​‌ ​ ​‍‌‌​ ​ ‌​​‌​‍‌‌​ ​‍‌​‌‍​‍‌‌​ ​‍‌​‌‍‌‍​ ‌‍ ‌‌ ​ ​‍ ‍‌‍​ ‌‍‌‌‌ ​‍‌ ‌‍‌‍‌‌‌ ​‍‌‍​‌​‍ ‍‌ ​ ‌‍‌‌​‍‌‍‌‍‍‌‌‍‌​​ ‌‌‍‍‌​ ​‌​ ‍​‌‍ ‍​‍ ‍‌‍‌​‌‍​ ‌‍​ ​ ​‍​ ​‌​ ​ ‌‍‌‌​ ​​​‍ ‌‌‍​‌‌‍‌​‌‍‌​‌‍‌‌​‍ ‌​ ‌​‌‍‌‌‌‍‌‍‌‍‌‍​‍ ‌‌‍​‌‌‍‌‌​ ‌ ​ ​ ​‍ ‌‌‍‌‌​ ‍​‌‍​‌‌‍‌​‌‍‌​​ ‌ ​ ‍‌‌‍​‌​ ​‌‌‍‌‍​ ‌‌​ ​‌​‍ ‍‌‍‌‍‌‍‍‌​‍‌‍‌ ‌​‌ ‍‌‌ ​​‌‍‌‌​ ‌‌ ​​‌‍​‌‌‍‌ ‌‍‌‌​‍‌‍‌ ​​‌‍​‌‌ ‌​‌‍‍​​ ‌‌‍​‍‌‍ ​‌‍ ‌‍​ ‌‍‍ ‌ ​ ​‍‌‌​ ‌‌‌​​‍‌‌ ‌‍‍ ‌‍‌‌‌ ‍‌​‍‌‌​ ​ ‌​‌​​‍‌‌​ ​ ‌​‌​​‍‌‌​ ​‍​ ​‍​ ‌‍‌‍​ ‌‍​‌​ ‍​‌‍‌​‌‍​‌‌‍‌‌‌‍‌‍​ ‌‌​ ​‌​ ‌​​ ‌‌​‍‌‌​ ​‍​ ​‍​‍‌‌​ ‌‌‌​‌​​‍ ‍‌‍​ ‌‍ ‌‍ ​‌ ‌‌‌‍ ‌‌‍ ‍‌ ​ ​‍‌‌​ ‌‌‌​​‍‌‌ ‌‍‍ ‌‍‌‌‌ ‍‌​‍‌‌​ ​ ‌​‌​​‍‌‌​ ​ ‌​‌​​‍‌‌​ ​‍​ ​‍​ ​‍‌‍‌‍​ ‌‍​ ‌‌‌‍‌‍​ ‌‌‌‍‌​​ ‌‌​ ​ ‌‍​ ‌‍​‌​ ​‍​‍‌‌​ ​‍​ ​‍​‍‌‌​ ‌‌‌​‌​​‍ ‍‌‍‍‌‌ ‌​‌‍‌‌‌‍ ‌‌ ​ ​‍‌‌​ ‌‌‌​​‍​ ‍‌​‍‌‌​ ‌‌‌​‌​​‍‌‍‌ ‌ ‌‍ ‌ ​‍‌‍‍ ‌ ​ ‌ ​​‌‍​‌‌‍​ ‌‍‌‌​ ‌‌ ​​‌ ​‍‌‍ ‌‍‌​‌ ‌‌‌‍​ ‌ ‌​‌‍‍‌‌‍ ‌‍ ‍​‍‌‍‌ ​​‌‍‌‌‌ ​‍‌ ​ ‌ ​​‌‍‌‌‌‍​ ‌ ‌​‌‍‍‌‌ ‌‍‌‍‌‌​ ‌‌ ​​‌ ‌‌‌‍​‍‌‍ ​‌‍‍‌‌ ​ ‌‍‍​‌‍‌‌‌‍‌​​‍​‍‌ ‌
6 jalapenoviipaletta​​​​‌ ‍ ​‍​‍‌‍ ‌ ​‍‌‍‍‌‌‍‌ ‌‍‍‌‌‍ ‍​‍​‍​ ‍‍​‍​‍‌ ​ ‌‍​‌‌‍ ‍‌‍‍‌‌ ‌​‌ ‍‌​‍ ‍‌‍‍‌‌‍ ​‍​‍​‍ ​​‍​‍‌‍‍​‌ ​‍‌‍‌‌‌‍‌‍​‍​‍​ ‍‍​‍​‍‌‍‍​‌ ‌​‌ ‌​‌ ​​‌ ​ ​ ‍‍​‍ ​‍ ‌‍​ ‌‍ ‌‌ ​ ​‍ ‍‌‍​ ‌‍‌‌‌ ​‍‌ ‌‍‌‍‌‌‌ ​‍‌‍​‌​‍ ‍‌ ​ ‌‍‌‌​‍ ‌ ​​‌ ​‍‌‍ ‌‍‌​‌ ‌‌‌‍​ ‌ ‌​‌‍‍‌‌‍ ‌‍ ‍​‍ ‌‍‍‌‌‍ ‍‌ ‌​‌‍‌‌‌‍ ‍‌ ‌​​‍ ‌‍‌‌‌‍‌​‌‍‍‌‌ ‌​​‍ ‌‍ ‌‌‍ ‌‍‌​‌‍‌‌​ ‌‌ ​​‌ ​‍‌‍‌‌‌ ​ ‌‍‌‌‌‍ ‍‌ ‌​‌‍​‌‌ ‌​‌‍‍‌‌‍ ‌‍ ‍​ ‍ ‌‍‍‌‌‍‌​​ ‌‌‍‍‌​ ​‌​ ‍​‌‍ ‍​‍ ‍‌‍‌​‌‍​ ‌‍​ ​ ​‍​ ​‌​ ​ ‌‍‌‌​ ​​​‍ ‌‌‍​‌‌‍‌​‌‍‌​‌‍‌‌​‍ ‌​ ‌​‌‍‌‌‌‍‌‍‌‍‌‍​‍ ‌‌‍​‌‌‍‌‌​ ‌ ​ ​ ​‍ ‌‌‍‌‌​ ‍​‌‍​‌‌‍‌​‌‍‌​​ ‌ ​ ‍‌‌‍​‌​ ​‌‌‍‌‍​ ‌‌​ ​‌​‍ ‍‌‍‌‍‌‍‍‌​ ‍ ‌ ‌​‌ ‍‌‌ ​​‌‍‌‌​ ‌‌ ​​‌‍​‌‌‍‌ ‌‍‌‌​ ‍ ‌ ​​‌‍​‌‌ ‌​‌‍‍​​ ‌‌‍​‍‌‍ ​‌‍ ‌‍​ ‌‍‍ ‌ ​ ​‍‌‌​ ‌‌‌​​‍‌‌ ‌‍‍ ‌‍‌‌‌ ‍‌​‍‌‌​ ​ ‌​‌​​‍‌‌​ ​ ‌​‌​​‍‌‌​ ​‍​ ​‍​ ‌‍‌‍​ ‌‍​‌​ ‍​‌‍‌​‌‍​‌‌‍‌‌‌‍‌‍​ ‌‌​ ​‌​ ‌​​ ‌‌​‍‌‌​ ​‍​ ​‍​‍‌‌​ ‌‌‌​‌​​‍ ‍‌‍​ ‌‍ ‌‍ ​‌ ‌‌‌‍ ‌‌‍ ‍‌ ​ ​‍‌‌​ ‌‌‌​​‍‌‌ ‌‍‍ ‌‍‌‌‌ ‍‌​‍‌‌​ ​ ‌​‌​​‍‌‌​ ​ ‌​‌​​‍‌‌​ ​‍​ ​‍​ ​‍‌‍‌‍​ ‌‍​ ‌‌‌‍‌‍​ ‌‌‌‍‌​​ ‌‌​ ​ ‌‍​ ‌‍​‌​ ​‍​‍‌‌​ ​‍​ ​‍​‍‌‌​ ‌‌‌​‌​​‍ ‍‌‍‍‌‌ ‌​‌‍‌‌‌‍ ‌‌ ​ ​‍‌‌​ ‌‌‌​​‍​ ​‌​ ​​​‍‌‌​ ‌‌‌​‌​​ ‌‍​‍‌‍​‌‌ ​ ‌‍‌‌‌‌‌‌‌ ​‍‌‍ ​​ ‌‌‍‍​‌ ‌​‌ ‌​‌ ​​‌ ​ ​‍‌‌​ ​ ‌​​‌​‍‌‌​ ​‍‌​‌‍​‍‌‌​ ​‍‌​‌‍‌‍​ ‌‍ ‌‌ ​ ​‍ ‍‌‍​ ‌‍‌‌‌ ​‍‌ ‌‍‌‍‌‌‌ ​‍‌‍​‌​‍ ‍‌ ​ ‌‍‌‌​‍‌‍‌‍‍‌‌‍‌​​ ‌‌‍‍‌​ ​‌​ ‍​‌‍ ‍​‍ ‍‌‍‌​‌‍​ ‌‍​ ​ ​‍​ ​‌​ ​ ‌‍‌‌​ ​​​‍ ‌‌‍​‌‌‍‌​‌‍‌​‌‍‌‌​‍ ‌​ ‌​‌‍‌‌‌‍‌‍‌‍‌‍​‍ ‌‌‍​‌‌‍‌‌​ ‌ ​ ​ ​‍ ‌‌‍‌‌​ ‍​‌‍​‌‌‍‌​‌‍‌​​ ‌ ​ ‍‌‌‍​‌​ ​‌‌‍‌‍​ ‌‌​ ​‌​‍ ‍‌‍‌‍‌‍‍‌​‍‌‍‌ ‌​‌ ‍‌‌ ​​‌‍‌‌​ ‌‌ ​​‌‍​‌‌‍‌ ‌‍‌‌​‍‌‍‌ ​​‌‍​‌‌ ‌​‌‍‍​​ ‌‌‍​‍‌‍ ​‌‍ ‌‍​ ‌‍‍ ‌ ​ ​‍‌‌​ ‌‌‌​​‍‌‌ ‌‍‍ ‌‍‌‌‌ ‍‌​‍‌‌​ ​ ‌​‌​​‍‌‌​ ​ ‌​‌​​‍‌‌​ ​‍​ ​‍​ ‌‍‌‍​ ‌‍​‌​ ‍​‌‍‌​‌‍​‌‌‍‌‌‌‍‌‍​ ‌‌​ ​‌​ ‌​​ ‌‌​‍‌‌​ ​‍​ ​‍​‍‌‌​ ‌‌‌​‌​​‍ ‍‌‍​ ‌‍ ‌‍ ​‌ ‌‌‌‍ ‌‌‍ ‍‌ ​ ​‍‌‌​ ‌‌‌​​‍‌‌ ‌‍‍ ‌‍‌‌‌ ‍‌​‍‌‌​ ​ ‌​‌​​‍‌‌​ ​ ‌​‌​​‍‌‌​ ​‍​ ​‍​ ​‍‌‍‌‍​ ‌‍​ ‌‌‌‍‌‍​ ‌‌‌‍‌​​ ‌‌​ ​ ‌‍​ ‌‍​‌​ ​‍​‍‌‌​ ​‍​ ​‍​‍‌‌​ ‌‌‌​‌​​‍ ‍‌‍‍‌‌ ‌​‌‍‌‌‌‍ ‌‌ ​ ​‍‌‌​ ‌‌‌​​‍​ ​‌​ ​​​‍‌‌​ ‌‌‌​‌​​‍‌‍‌ ‌ ‌‍ ‌ ​‍‌‍‍ ‌ ​ ‌ ​​‌‍​‌‌‍​ ‌‍‌‌​ ‌‌ ​​‌ ​‍‌‍ ‌‍‌​‌ ‌‌‌‍​ ‌ ‌​‌‍‍‌‌‍ ‌‍ ‍​‍‌‍‌ ​​‌‍‌‌‌ ​‍‌ ​ ‌ ​​‌‍‌‌‌‍​ ‌ ‌​‌‍‍‌‌ ‌‍‌‍‌‌​ ‌‌ ​​‌ ‌‌‌‍​‍‌‍ ​‌‍‍‌‌ ​ ‌‍‍​‌‍‌‌‌‍‌​​‍​‍‌ ‌
2 dl raastettua juustoa​​​​‌ ‍ ​‍​‍‌‍ ‌ ​‍‌‍‍‌‌‍‌ ‌‍‍‌‌‍ ‍​‍​‍​ ‍‍​‍​‍‌ ​ ‌‍​‌‌‍ ‍‌‍‍‌‌ ‌​‌ ‍‌​‍ ‍‌‍‍‌‌‍ ​‍​‍​‍ ​​‍​‍‌‍‍​‌ ​‍‌‍‌‌‌‍‌‍​‍​‍​ ‍‍​‍​‍‌‍‍​‌ ‌​‌ ‌​‌ ​​‌ ​ ​ ‍‍​‍ ​‍ ‌‍​ ‌‍ ‌‌ ​ ​‍ ‍‌‍​ ‌‍‌‌‌ ​‍‌ ‌‍‌‍‌‌‌ ​‍‌‍​‌​‍ ‍‌ ​ ‌‍‌‌​‍ ‌ ​​‌ ​‍‌‍ ‌‍‌​‌ ‌‌‌‍​ ‌ ‌​‌‍‍‌‌‍ ‌‍ ‍​‍ ‌‍‍‌‌‍ ‍‌ ‌​‌‍‌‌‌‍ ‍‌ ‌​​‍ ‌‍‌‌‌‍‌​‌‍‍‌‌ ‌​​‍ ‌‍ ‌‌‍ ‌‍‌​‌‍‌‌​ ‌‌ ​​‌ ​‍‌‍‌‌‌ ​ ‌‍‌‌‌‍ ‍‌ ‌​‌‍​‌‌ ‌​‌‍‍‌‌‍ ‌‍ ‍​ ‍ ‌‍‍‌‌‍‌​​ ‌‌‍‍‌​ ​‌​ ‍​‌‍ ‍​‍ ‍‌‍‌​‌‍​ ‌‍​ ​ ​‍​ ​‌​ ​ ‌‍‌‌​ ​​​‍ ‌‌‍​‌‌‍‌​‌‍‌​‌‍‌‌​‍ ‌​ ‌​‌‍‌‌‌‍‌‍‌‍‌‍​‍ ‌‌‍​‌‌‍‌‌​ ‌ ​ ​ ​‍ ‌‌‍‌‌​ ‍​‌‍​‌‌‍‌​‌‍‌​​ ‌ ​ ‍‌‌‍​‌​ ​‌‌‍‌‍​ ‌‌​ ​‌​‍ ‍‌‍‌‍‌‍‍‌​ ‍ ‌ ‌​‌ ‍‌‌ ​​‌‍‌‌​ ‌‌ ​​‌‍​‌‌‍‌ ‌‍‌‌​ ‍ ‌ ​​‌‍​‌‌ ‌​‌‍‍​​ ‌‌‍​‍‌‍ ​‌‍ ‌‍​ ‌‍‍ ‌ ​ ​‍‌‌​ ‌‌‌​​‍‌‌ ‌‍‍ ‌‍‌‌‌ ‍‌​‍‌‌​ ​ ‌​‌​​‍‌‌​ ​ ‌​‌​​‍‌‌​ ​‍​ ​‍​ ‌‍‌‍​ ‌‍​‌​ ‍​‌‍‌​‌‍​‌‌‍‌‌‌‍‌‍​ ‌‌​ ​‌​ ‌​​ ‌‌​‍‌‌​ ​‍​ ​‍​‍‌‌​ ‌‌‌​‌​​‍ ‍‌‍​ ‌‍ ‌‍ ​‌ ‌‌‌‍ ‌‌‍ ‍‌ ​ ​‍‌‌​ ‌‌‌​​‍‌‌ ‌‍‍ ‌‍‌‌‌ ‍‌​‍‌‌​ ​ ‌​‌​​‍‌‌​ ​ ‌​‌​​‍‌‌​ ​‍​ ​‍​ ​‍‌‍‌‍​ ‌‍​ ‌‌‌‍‌‍​ ‌‌‌‍‌​​ ‌‌​ ​ ‌‍​ ‌‍​‌​ ​‍​‍‌‌​ ​‍​ ​‍​‍‌‌​ ‌‌‌​‌​​‍ ‍‌‍‍‌‌ ‌​‌‍‌‌‌‍ ‌‌ ​ ​‍‌‌​ ‌‌‌​​‍​ ​‌​ ​‌​‍‌‌​ ‌‌‌​‌​​ ‌‍​‍‌‍​‌‌ ​ ‌‍‌‌‌‌‌‌‌ ​‍‌‍ ​​ ‌‌‍‍​‌ ‌​‌ ‌​‌ ​​‌ ​ ​‍‌‌​ ​ ‌​​‌​‍‌‌​ ​‍‌​‌‍​‍‌‌​ ​‍‌​‌‍‌‍​ ‌‍ ‌‌ ​ ​‍ ‍‌‍​ ‌‍‌‌‌ ​‍‌ ‌‍‌‍‌‌‌ ​‍‌‍​‌​‍ ‍‌ ​ ‌‍‌‌​‍‌‍‌‍‍‌‌‍‌​​ ‌‌‍‍‌​ ​‌​ ‍​‌‍ ‍​‍ ‍‌‍‌​‌‍​ ‌‍​ ​ ​‍​ ​‌​ ​ ‌‍‌‌​ ​​​‍ ‌‌‍​‌‌‍‌​‌‍‌​‌‍‌‌​‍ ‌​ ‌​‌‍‌‌‌‍‌‍‌‍‌‍​‍ ‌‌‍​‌‌‍‌‌​ ‌ ​ ​ ​‍ ‌‌‍‌‌​ ‍​‌‍​‌‌‍‌​‌‍‌​​ ‌ ​ ‍‌‌‍​‌​ ​‌‌‍‌‍​ ‌‌​ ​‌​‍ ‍‌‍‌‍‌‍‍‌​‍‌‍‌ ‌​‌ ‍‌‌ ​​‌‍‌‌​ ‌‌ ​​‌‍​‌‌‍‌ ‌‍‌‌​‍‌‍‌ ​​‌‍​‌‌ ‌​‌‍‍​​ ‌‌‍​‍‌‍ ​‌‍ ‌‍​ ‌‍‍ ‌ ​ ​‍‌‌​ ‌‌‌​​‍‌‌ ‌‍‍ ‌‍‌‌‌ ‍‌​‍‌‌​ ​ ‌​‌​​‍‌‌​ ​ ‌​‌​​‍‌‌​ ​‍​ ​‍​ ‌‍‌‍​ ‌‍​‌​ ‍​‌‍‌​‌‍​‌‌‍‌‌‌‍‌‍​ ‌‌​ ​‌​ ‌​​ ‌‌​‍‌‌​ ​‍​ ​‍​‍‌‌​ ‌‌‌​‌​​‍ ‍‌‍​ ‌‍ ‌‍ ​‌ ‌‌‌‍ ‌‌‍ ‍‌ ​ ​‍‌‌​ ‌‌‌​​‍‌‌ ‌‍‍ ‌‍‌‌‌ ‍‌​‍‌‌​ ​ ‌​‌​​‍‌‌​ ​ ‌​‌​​‍‌‌​ ​‍​ ​‍​ ​‍‌‍‌‍​ ‌‍​ ‌‌‌‍‌‍​ ‌‌‌‍‌​​ ‌‌​ ​ ‌‍​ ‌‍​‌​ ​‍​‍‌‌​ ​‍​ ​‍​‍‌‌​ ‌‌‌​‌​​‍ ‍‌‍‍‌‌ ‌​‌‍‌‌‌‍ ‌‌ ​ ​‍‌‌​ ‌‌‌​​‍​ ​‌​ ​‌​‍‌‌​ ‌‌‌​‌​​‍‌‍‌ ‌ ‌‍ ‌ ​‍‌‍‍ ‌ ​ ‌ ​​‌‍​‌‌‍​ ‌‍‌‌​ ‌‌ ​​‌ ​‍‌‍ ‌‍‌​‌ ‌‌‌‍​ ‌ ‌​‌‍‍‌‌‍ ‌‍ ‍​‍‌‍‌ ​​‌‍‌‌‌ ​‍‌ ​ ‌ ​​‌‍‌‌‌‍​ ‌ ‌​‌‍‍‌‌ ‌‍‌‍‌‌​ ‌‌ ​​‌ ‌‌‌‍​‍‌‍ ​‌‍‍‌‌ ​ ‌‍‍​‌‍‌‌‌‍‌​​‍​‍‌ ‌
Korianteria​​​​‌ ‍ ​‍​‍‌‍ ‌ ​‍‌‍‍‌‌‍‌ ‌‍‍‌‌‍ ‍​‍​‍​ ‍‍​‍​‍‌ ​ ‌‍​‌‌‍ ‍‌‍‍‌‌ ‌​‌ ‍‌​‍ ‍‌‍‍‌‌‍ ​‍​‍​‍ ​​‍​‍‌‍‍​‌ ​‍‌‍‌‌‌‍‌‍​‍​‍​ ‍‍​‍​‍‌‍‍​‌ ‌​‌ ‌​‌ ​​‌ ​ ​ ‍‍​‍ ​‍ ‌‍​ ‌‍ ‌‌ ​ ​‍ ‍‌‍​ ‌‍‌‌‌ ​‍‌ ‌‍‌‍‌‌‌ ​‍‌‍​‌​‍ ‍‌ ​ ‌‍‌‌​‍ ‌ ​​‌ ​‍‌‍ ‌‍‌​‌ ‌‌‌‍​ ‌ ‌​‌‍‍‌‌‍ ‌‍ ‍​‍ ‌‍‍‌‌‍ ‍‌ ‌​‌‍‌‌‌‍ ‍‌ ‌​​‍ ‌‍‌‌‌‍‌​‌‍‍‌‌ ‌​​‍ ‌‍ ‌‌‍ ‌‍‌​‌‍‌‌​ ‌‌ ​​‌ ​‍‌‍‌‌‌ ​ ‌‍‌‌‌‍ ‍‌ ‌​‌‍​‌‌ ‌​‌‍‍‌‌‍ ‌‍ ‍​ ‍ ‌‍‍‌‌‍‌​​ ‌‌‍‍‌​ ​‌​ ‍​‌‍ ‍​‍ ‍‌‍‌​‌‍​ ‌‍​ ​ ​‍​ ​‌​ ​ ‌‍‌‌​ ​​​‍ ‌‌‍​‌‌‍‌​‌‍‌​‌‍‌‌​‍ ‌​ ‌​‌‍‌‌‌‍‌‍‌‍‌‍​‍ ‌‌‍​‌‌‍‌‌​ ‌ ​ ​ ​‍ ‌‌‍‌‌​ ‍​‌‍​‌‌‍‌​‌‍‌​​ ‌ ​ ‍‌‌‍​‌​ ​‌‌‍‌‍​ ‌‌​ ​‌​‍ ‍‌‍‌‍‌‍‍‌​ ‍ ‌ ‌​‌ ‍‌‌ ​​‌‍‌‌​ ‌‌ ​​‌‍​‌‌‍‌ ‌‍‌‌​ ‍ ‌ ​​‌‍​‌‌ ‌​‌‍‍​​ ‌‌‍​‍‌‍ ​‌‍ ‌‍​ ‌‍‍ ‌ ​ ​‍‌‌​ ‌‌‌​​‍‌‌ ‌‍‍ ‌‍‌‌‌ ‍‌​‍‌‌​ ​ ‌​‌​​‍‌‌​ ​ ‌​‌​​‍‌‌​ ​‍​ ​‍​ ‌‍‌‍​ ‌‍​‌​ ‍​‌‍‌​‌‍​‌‌‍‌‌‌‍‌‍​ ‌‌​ ​‌​ ‌​​ ‌‌​‍‌‌​ ​‍​ ​‍​‍‌‌​ ‌‌‌​‌​​‍ ‍‌‍​ ‌‍ ‌‍ ​‌ ‌‌‌‍ ‌‌‍ ‍‌ ​ ​‍‌‌​ ‌‌‌​​‍‌‌ ‌‍‍ ‌‍‌‌‌ ‍‌​‍‌‌​ ​ ‌​‌​​‍‌‌​ ​ ‌​‌​​‍‌‌​ ​‍​ ​‍​ ​‍‌‍‌‍​ ‌‍​ ‌‌‌‍‌‍​ ‌‌‌‍‌​​ ‌‌​ ​ ‌‍​ ‌‍​‌​ ​‍​‍‌‌​ ​‍​ ​‍​‍‌‌​ ‌‌‌​‌​​‍ ‍‌‍‍‌‌ ‌​‌‍‌‌‌‍ ‌‌ ​ ​‍‌‌​ ‌‌‌​​‍​ ​‌​ ​‍​‍‌‌​ ‌‌‌​‌​​ ‌‍​‍‌‍​‌‌ ​ ‌‍‌‌‌‌‌‌‌ ​‍‌‍ ​​ ‌‌‍‍​‌ ‌​‌ ‌​‌ ​​‌ ​ ​‍‌‌​ ​ ‌​​‌​‍‌‌​ ​‍‌​‌‍​‍‌‌​ ​‍‌​‌‍‌‍​ ‌‍ ‌‌ ​ ​‍ ‍‌‍​ ‌‍‌‌‌ ​‍‌ ‌‍‌‍‌‌‌ ​‍‌‍​‌​‍ ‍‌ ​ ‌‍‌‌​‍‌‍‌‍‍‌‌‍‌​​ ‌‌‍‍‌​ ​‌​ ‍​‌‍ ‍​‍ ‍‌‍‌​‌‍​ ‌‍​ ​ ​‍​ ​‌​ ​ ‌‍‌‌​ ​​​‍ ‌‌‍​‌‌‍‌​‌‍‌​‌‍‌‌​‍ ‌​ ‌​‌‍‌‌‌‍‌‍‌‍‌‍​‍ ‌‌‍​‌‌‍‌‌​ ‌ ​ ​ ​‍ ‌‌‍‌‌​ ‍​‌‍​‌‌‍‌​‌‍‌​​ ‌ ​ ‍‌‌‍​‌​ ​‌‌‍‌‍​ ‌‌​ ​‌​‍ ‍‌‍‌‍‌‍‍‌​‍‌‍‌ ‌​‌ ‍‌‌ ​​‌‍‌‌​ ‌‌ ​​‌‍​‌‌‍‌ ‌‍‌‌​‍‌‍‌ ​​‌‍​‌‌ ‌​‌‍‍​​ ‌‌‍​‍‌‍ ​‌‍ ‌‍​ ‌‍‍ ‌ ​ ​‍‌‌​ ‌‌‌​​‍‌‌ ‌‍‍ ‌‍‌‌‌ ‍‌​‍‌‌​ ​ ‌​‌​​‍‌‌​ ​ ‌​‌​​‍‌‌​ ​‍​ ​‍​ ‌‍‌‍​ ‌‍​‌​ ‍​‌‍‌​‌‍​‌‌‍‌‌‌‍‌‍​ ‌‌​ ​‌​ ‌​​ ‌‌​‍‌‌​ ​‍​ ​‍​‍‌‌​ ‌‌‌​‌​​‍ ‍‌‍​ ‌‍ ‌‍ ​‌ ‌‌‌‍ ‌‌‍ ‍‌ ​ ​‍‌‌​ ‌‌‌​​‍‌‌ ‌‍‍ ‌‍‌‌‌ ‍‌​‍‌‌​ ​ ‌​‌​​‍‌‌​ ​ ‌​‌​​‍‌‌​ ​‍​ ​‍​ ​‍‌‍‌‍​ ‌‍​ ‌‌‌‍‌‍​ ‌‌‌‍‌​​ ‌‌​ ​ ‌‍​ ‌‍​‌​ ​‍​‍‌‌​ ​‍​ ​‍​‍‌‌​ ‌‌‌​‌​​‍ ‍‌‍‍‌‌ ‌​‌‍‌‌‌‍ ‌‌ ​ ​‍‌‌​ ‌‌‌​​‍​ ​‌​ ​‍​‍‌‌​ ‌‌‌​‌​​‍‌‍‌ ‌ ‌‍ ‌ ​‍‌‍‍ ‌ ​ ‌ ​​‌‍​‌‌‍​ ‌‍‌‌​ ‌‌ ​​‌ ​‍‌‍ ‌‍‌​‌ ‌‌‌‍​ ‌ ‌​‌‍‍‌‌‍ ‌‍ ‍​‍‌‍‌ ​​‌‍‌‌‌ ​‍‌ ​ ‌ ​​‌‍‌‌‌‍​ ‌ ‌​‌‍‍‌‌ ‌‍‌‍‌‌​ ‌‌ ​​‌ ‌‌‌‍​‍‌‍ ​‌‍‍‌‌ ​ ‌‍‍​‌‍‌‌‌‍‌​​‍​‍‌ ‌